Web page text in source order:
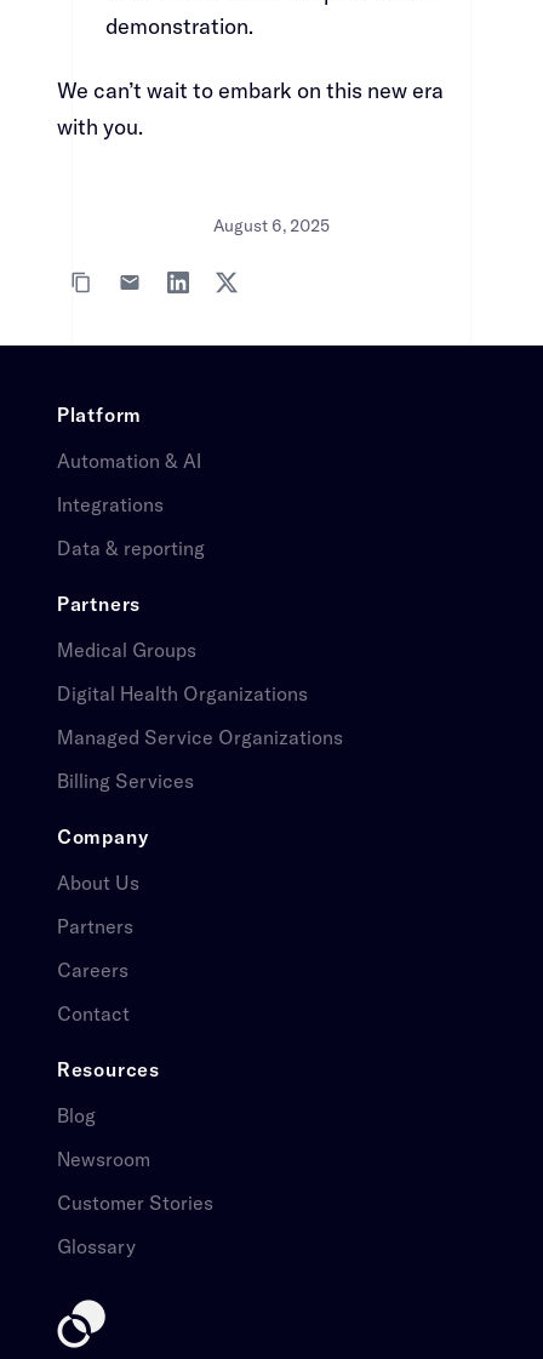
August 6, 2025
demonstration.​​​​‌ ‍ ​‍​‍‌‍ ‌ ​‍‌‍‍‌‌‍‌ ‌‍‍‌‌‍ ‍​‍​‍​ ‍‍​‍​‍‌ ​ ‌‍​‌‌‍ ‍‌‍‍‌‌ ‌​‌ ‍‌​‍ ‍‌‍‍‌‌‍ ​‍​‍​‍ ​​‍​‍‌‍‍​‌ ​‍‌‍‌‌‌‍‌‍​‍​‍​ ‍‍​‍​‍‌‍‍​‌ ‌​‌ ‌​‌ ​​​ ‍‍​‍ ​‍ ‌‍ ​‌‍ ‌‍​ ‌‍​‌‌‍ ​‌‍‍​‌‍ ‌ ​ ‌ ‌​​ ‍‍​ ​ ​ ​ ​ ​ ​ ​ ​‍ ‌‍‍‌‌‍ ‍‌ ‌​‌‍‌‌‌‍ ‍‌ ‌​​‍ ‌‍‌‌‌‍‌​‌‍‍‌‌ ‌​​‍ ‌‍ ‌‌‍ ‌‍‌​‌‍‌‌​ ‌‌ ​​‌ ​‍‌‍‌‌‌ ​ ‌‍‌‌‌‍ ‍‌ ‌​‌‍​‌‌ ‌​‌‍‍‌‌‍ ‌‍ ‍​ ‍ ‌‍‍‌‌‍‌​​ ‌​ ‌‍‌‍‌‍​ ‍​​ ​​​ ​‌‌‍‌‍​ ​‌‌‍​ ​‍ ‌‌‍​ ​ ‌‌‌‍​‌​ ​ ​‍ ‌​ ‌​​ ​​​ ‌‍​ ​​​‍ ‌​ ‍‌​ ‌‌‌‍​‌​ ​​​‍ ‌​ ‌‍​ ‌​​ ‌​​ ‌‌‌‍​‍​ ​‍​ ‌ ‌‍​‌​ ​‌​ ​‍​ ​‍‌‍​‌​ ‍ ‌ ‌​‌ ‍‌‌ ​​‌‍‌‌​ ‌‌‍​‍‌‍ ​‌‍ ‌‍‌ ‌‌​​‌‍ ‌ ​ ‌ ‌​​ ‍ ‌ ​​‌‍​‌‌ ‌​‌‍‍​​ ‌‌‍​ ‌‍ ‌‍ ‍‌ ‌​‌‍‌‌‌‍ ‍‌ ‌​​‍‌‌​ ‌‌‌​​‍‌‌ ‌‍‍ ‌‍‌‌‌ ‍‌​‍‌‌​ ​ ‌​‌​​‍‌‌​ ​ ‌​‌​​‍‌‌​ ​‍​ ​‍‌‍‌‌​ ‌​​ ‍‌​ ​‍‌‍​ ‌‍​ ‌‍‌‌‌‍​‌‌‍‌‌‌‍​ ‌‍‌‍​ ​‌​‍‌‌​ ​‍​ ​‍​‍‌‌​ ‌‌‌​‌​​‍ ‍‌‍​ ‌‍‍​‌‍‍‌‌‍ ​‌‍‌​‌ ​‍‌‍‌‌‌‍ ‍​‍‌‌​ ‌‌‌​​‍‌‌ ‌‍‍ ‌‍‌‌‌ ‍‌​‍‌‌​ ​ ‌​‌​​‍‌‌​ ​ ‌​‌​​‍‌‌​ ​‍​ ​‍‌‍​ ​ ‌‌​ ​ ‌‍‌‍‌‍‌‌‌‍​ ​ ​‌​ ‌‍‌‍‌​‌‍​‍​ ‍​‌‍‌‍​‍‌‌​ ​‍​ ​‍​‍‌‌​ ‌‌‌​‌​​‍ ‍‌ ‌​‌‍‌‌‌ ‍​‌ ‌​​ ‌‍​‍‌‍​‌‌ ​ ‌‍‌‌‌‌‌‌‌ ​‍‌‍ ​​ ‌‌‍‍​‌ ‌​‌ ‌​‌ ​​​‍‌‌​ ​ ‌​​‌​‍‌‌​ ​‍‌​‌‍​‍‌‌​ ​‍‌​‌‍‌‍ ​‌‍ ‌‍​ ‌‍​‌‌‍ ​‌‍‍​‌‍ ‌ ​ ‌ ‌​​‍‌‌​ ​ ‌​​‌​ ​ ​ ​ ​ ​ ​ ​ ​‍‌‍‌‍‍‌‌‍‌​​ ‌​ ‌‍‌‍‌‍​ ‍​​ ​​​ ​‌‌‍‌‍​ ​‌‌‍​ ​‍ ‌‌‍​ ​ ‌‌‌‍​‌​ ​ ​‍ ‌​ ‌​​ ​​​ ‌‍​ ​​​‍ ‌​ ‍‌​ ‌‌‌‍​‌​ ​​​‍ ‌​ ‌‍​ ‌​​ ‌​​ ‌‌‌‍​‍​ ​‍​ ‌ ‌‍​‌​ ​‌​ ​‍​ ​‍‌‍​‌​‍‌‍‌ ‌​‌ ‍‌‌ ​​‌‍‌‌​ ‌‌‍​‍‌‍ ​‌‍ ‌‍‌ ‌‌​​‌‍ ‌ ​ ‌ ‌​​‍‌‍‌ ​​‌‍​‌‌ ‌​‌‍‍​​ ‌‌‍​ ‌‍ ‌‍ ‍‌ ‌​‌‍‌‌‌‍ ‍‌ ‌​​‍‌‌​ ‌‌‌​​‍‌‌ ‌‍‍ ‌‍‌‌‌ ‍‌​‍‌‌​ ​ ‌​‌​​‍‌‌​ ​ ‌​‌​​‍‌‌​ ​‍​ ​‍‌‍‌‌​ ‌​​ ‍‌​ ​‍‌‍​ ‌‍​ ‌‍‌‌‌‍​‌‌‍‌‌‌‍​ ‌‍‌‍​ ​‌​‍‌‌​ ​‍​ ​‍​‍‌‌​ ‌‌‌​‌​​‍ ‍‌‍​ ‌‍‍​‌‍‍‌‌‍ ​‌‍‌​‌ ​‍‌‍‌‌‌‍ ‍​‍‌‌​ ‌‌‌​​‍‌‌ ‌‍‍ ‌‍‌‌‌ ‍‌​‍‌‌​ ​ ‌​‌​​‍‌‌​ ​ ‌​‌​​‍‌‌​ ​‍​ ​‍‌‍​ ​ ‌‌​ ​ ‌‍‌‍‌‍‌‌‌‍​ ​ ​‌​ ‌‍‌‍‌​‌‍​‍​ ‍​‌‍‌‍​‍‌‌​ ​‍​ ​‍​‍‌‌​ ‌‌‌​‌​​‍ ‍‌ ‌​‌‍‌‌‌ ‍​‌ ‌​​‍‌‍‌ ​​‌‍‌‌‌ ​‍‌ ​ ‌ ​​‌‍‌‌‌‍​ ‌ ‌​‌‍‍‌‌ ‌‍‌‍‌‌​ ‌‌ ​​‌ ‌‌‌‍​‍‌‍ ​‌‍‍‌‌ ​ ‌‍‍​‌‍‌‌‌‍‌​​‍​‍‌ ‌
We can’t wait to embark on this new era
with you.​​​​‌ ‍ ​‍​‍‌‍ ‌ ​‍‌‍‍‌‌‍‌ ‌‍‍‌‌‍ ‍​‍​‍​ ‍‍​‍​‍‌ ​ ‌‍​‌‌‍ ‍‌‍‍‌‌ ‌​‌ ‍‌​‍ ‍‌‍‍‌‌‍ ​‍​‍​‍ ​​‍​‍‌‍‍​‌ ​‍‌‍‌‌‌‍‌‍​‍​‍​ ‍‍​‍​‍‌‍‍​‌ ‌​‌ ‌​‌ ​​​ ‍‍​‍ ​‍ ‌‍ ​‌‍ ‌‍​ ‌‍​‌‌‍ ​‌‍‍​‌‍ ‌ ​ ‌ ‌​​ ‍‍​ ​ ​ ​ ​ ​ ​ ​ ​‍ ‌‍‍‌‌‍ ‍‌ ‌​‌‍‌‌‌‍ ‍‌ ‌​​‍ ‌‍‌‌‌‍‌​‌‍‍‌‌ ‌​​‍ ‌‍ ‌‌‍ ‌‍‌​‌‍‌‌​ ‌‌ ​​‌ ​‍‌‍‌‌‌ ​ ‌‍‌‌‌‍ ‍‌ ‌​‌‍​‌‌ ‌​‌‍‍‌‌‍ ‌‍ ‍​ ‍ ‌‍‍‌‌‍‌​​ ‌​ ‌‍‌‍‌‍​ ‍​​ ​​​ ​‌‌‍‌‍​ ​‌‌‍​ ​‍ ‌‌‍​ ​ ‌‌‌‍​‌​ ​ ​‍ ‌​ ‌​​ ​​​ ‌‍​ ​​​‍ ‌​ ‍‌​ ‌‌‌‍​‌​ ​​​‍ ‌​ ‌‍​ ‌​​ ‌​​ ‌‌‌‍​‍​ ​‍​ ‌ ‌‍​‌​ ​‌​ ​‍​ ​‍‌‍​‌​ ‍ ‌ ‌​‌ ‍‌‌ ​​‌‍‌‌​ ‌‌‍​‍‌‍ ​‌‍ ‌‍‌ ‌‌​​‌‍ ‌ ​ ‌ ‌​​ ‍ ‌ ​​‌‍​‌‌ ‌​‌‍‍​​ ‌‌‍​ ‌‍ ‌‍ ‍‌ ‌​‌‍‌‌‌‍ ‍‌ ‌​​‍‌‌​ ‌‌‌​​‍‌‌ ‌‍‍ ‌‍‌‌‌ ‍‌​‍‌‌​ ​ ‌​‌​​‍‌‌​ ​ ‌​‌​​‍‌‌​ ​‍​ ​‍​ ​‍‌‍‌‍‌‍‌​​ ‍​​ ‍​​ ‍‌​ ​‌​ ​​​ ​‍​ ‍​‌‍​‍​ ​‌​‍‌‌​ ​‍​ ​‍​‍‌‌​ ‌‌‌​‌​​‍ ‍‌‍​ ‌‍‍​‌‍‍‌‌‍ ​‌‍‌​‌ ​‍‌‍‌‌‌‍ ‍​‍‌‌​ ‌‌‌​​‍‌‌ ‌‍‍ ‌‍‌‌‌ ‍‌​‍‌‌​ ​ ‌​‌​​‍‌‌​ ​ ‌​‌​​‍‌‌​ ​‍​ ​‍​ ‌​‌‍‌​‌‍‌‌‌‍​ ‌‍​ ‌‍​ ‌‍​‌‌‍‌‍​ ‌‍​ ​​​ ‌‍​ ​ ​‍‌‌​ ​‍​ ​‍​‍‌‌​ ‌‌‌​‌​​‍ ‍‌ ‌​‌‍‌‌‌ ‍​‌ ‌​​ ‌‍​‍‌‍​‌‌ ​ ‌‍‌‌‌‌‌‌‌ ​‍‌‍ ​​ ‌‌‍‍​‌ ‌​‌ ‌​‌ ​​​‍‌‌​ ​ ‌​​‌​‍‌‌​ ​‍‌​‌‍​‍‌‌​ ​‍‌​‌‍‌‍ ​‌‍ ‌‍​ ‌‍​‌‌‍ ​‌‍‍​‌‍ ‌ ​ ‌ ‌​​‍‌‌​ ​ ‌​​‌​ ​ ​ ​ ​ ​ ​ ​ ​‍‌‍‌‍‍‌‌‍‌​​ ‌​ ‌‍‌‍‌‍​ ‍​​ ​​​ ​‌‌‍‌‍​ ​‌‌‍​ ​‍ ‌‌‍​ ​ ‌‌‌‍​‌​ ​ ​‍ ‌​ ‌​​ ​​​ ‌‍​ ​​​‍ ‌​ ‍‌​ ‌‌‌‍​‌​ ​​​‍ ‌​ ‌‍​ ‌​​ ‌​​ ‌‌‌‍​‍​ ​‍​ ‌ ‌‍​‌​ ​‌​ ​‍​ ​‍‌‍​‌​‍‌‍‌ ‌​‌ ‍‌‌ ​​‌‍‌‌​ ‌‌‍​‍‌‍ ​‌‍ ‌‍‌ ‌‌​​‌‍ ‌ ​ ‌ ‌​​‍‌‍‌ ​​‌‍​‌‌ ‌​‌‍‍​​ ‌‌‍​ ‌‍ ‌‍ ‍‌ ‌​‌‍‌‌‌‍ ‍‌ ‌​​‍‌‌​ ‌‌‌​​‍‌‌ ‌‍‍ ‌‍‌‌‌ ‍‌​‍‌‌​ ​ ‌​‌​​‍‌‌​ ​ ‌​‌​​‍‌‌​ ​‍​ ​‍​ ​‍‌‍‌‍‌‍‌​​ ‍​​ ‍​​ ‍‌​ ​‌​ ​​​ ​‍​ ‍​‌‍​‍​ ​‌​‍‌‌​ ​‍​ ​‍​‍‌‌​ ‌‌‌​‌​​‍ ‍‌‍​ ‌‍‍​‌‍‍‌‌‍ ​‌‍‌​‌ ​‍‌‍‌‌‌‍ ‍​‍‌‌​ ‌‌‌​​‍‌‌ ‌‍‍ ‌‍‌‌‌ ‍‌​‍‌‌​ ​ ‌​‌​​‍‌‌​ ​ ‌​‌​​‍‌‌​ ​‍​ ​‍​ ‌​‌‍‌​‌‍‌‌‌‍​ ‌‍​ ‌‍​ ‌‍​‌‌‍‌‍​ ‌‍​ ​​​ ‌‍​ ​ ​‍‌‌​ ​‍​ ​‍​‍‌‌​ ‌‌‌​‌​​‍ ‍‌ ‌​‌‍‌‌‌ ‍​‌ ‌​​‍‌‍‌ ​​‌‍‌‌‌ ​‍‌ ​ ‌ ​​‌‍‌‌‌‍​ ‌ ‌​‌‍‍‌‌ ‌‍‌‍‌‌​ ‌‌ ​​‌ ‌‌‌‍​‍‌‍ ​‌‍‍‌‌ ​ ‌‍‍​‌‍‌‌‌‍‌​​‍​‍‌ ‌
Platform​​​​‌ ‍ ​‍​‍‌‍ ‌ ​‍‌‍‍‌‌‍‌ ‌‍‍‌‌‍ ‍​‍​‍​ ‍‍​‍​‍‌ ​ ‌‍​‌‌‍ ‍‌‍‍‌‌ ‌​‌ ‍‌​‍ ‍‌‍‍‌‌‍ ​‍​‍​‍ ​​‍​‍‌‍‍​‌ ​‍‌‍‌‌‌‍‌‍​‍​‍​ ‍‍​‍​‍‌‍‍​‌ ‌​‌ ‌​‌ ​​​ ‍‍​‍ ​‍ ‌‍ ​‌‍ ‌‍​ ‌‍​‌‌‍ ​‌‍‍​‌‍ ‌ ​ ‌ ‌​​ ‍‍​ ​ ​ ​ ​ ​ ​ ​ ​‍ ‌‍‍‌‌‍ ‍‌ ‌​‌‍‌‌‌‍ ‍‌ ‌​​‍ ‌‍‌‌‌‍‌​‌‍‍‌‌ ‌​​‍ ‌‍ ‌‌‍ ‌‍‌​‌‍‌‌​ ‌‌ ​​‌ ​‍‌‍‌‌‌ ​ ‌‍‌‌‌‍ ‍‌ ‌​‌‍​‌‌ ‌​‌‍‍‌‌‍ ‌‍ ‍​ ‍ ‌‍‍‌‌‍‌​​ ‌​ ​​‌‍‌​‌‍‌‍​ ‍​​ ​‌​ ‍‌​ ​​​ ‍‌​‍ ‌​ ‍​‌‍​‍​ ​​‌‍‌‍​‍ ‌​ ‌​​ ‍‌​ ​‍​ ‌​​‍ ‌‌‍​‌​ ​​​ ‌​​ ​ ​‍ ‌​ ​‍‌‍‌​‌‍‌‍​ ​​​ ​​​ ‌ ​ ‌​​ ​​‌‍​ ​ ‍​​ ‍​​ ​‍​ ‍ ‌ ‌​‌ ‍‌‌ ​​‌‍‌‌​ ‌‌ ​ ‌‍‍‌‌ ‌​‌‍‌‌‌​‌‍‌‍ ‌‍ ‌ ‌​‌‍‌‌‌ ​‍​ ‍ ‌ ​​‌‍​‌‌ ‌​‌‍‍​​ ‌‌‍ ​‌‍‍‌‌‍ ‍‌‍‍ ‌​​ ‌‍ ‌‍ ​‌ ‌‌‌‍ ‌‌‍ ‍‌ ​ ​‍‌‌​ ‌‌‌​​‍‌‌ ‌‍‍ ‌‍‌‌‌ ‍‌​‍‌‌​ ​ ‌​‌​​‍‌‌​ ​ ‌​‌​​‍‌‌​ ​‍​ ​‍​ ‌​‌‍‌​​ ‌​​ ​​​ ‌‍‌‍‌​​ ​​‌‍​‍​ ​‍​ ​‌‌‍​‍​ ‌ ​‍‌‌​ ​‍​ ​‍​‍‌‌​ ‌‌‌​‌​​‍ ‍‌‍‍​‌‍‌‌‌‍​‌‌‍‌​‌‍‍‌‌‍ ‍‌‍‌ ​ ‌‍​‍‌‍​‌‌ ​ ‌‍‌‌‌‌‌‌‌ ​‍‌‍ ​​ ‌‌‍‍​‌ ‌​‌ ‌​‌ ​​​‍‌‌​ ​ ‌​​‌​‍‌‌​ ​‍‌​‌‍​‍‌‌​ ​‍‌​‌‍‌‍ ​‌‍ ‌‍​ ‌‍​‌‌‍ ​‌‍‍​‌‍ ‌ ​ ‌ ‌​​‍‌‌​ ​ ‌​​‌​ ​ ​ ​ ​ ​ ​ ​ ​‍‌‍‌‍‍‌‌‍‌​​ ‌​ ​​‌‍‌​‌‍‌‍​ ‍​​ ​‌​ ‍‌​ ​​​ ‍‌​‍ ‌​ ‍​‌‍​‍​ ​​‌‍‌‍​‍ ‌​ ‌​​ ‍‌​ ​‍​ ‌​​‍ ‌‌‍​‌​ ​​​ ‌​​ ​ ​‍ ‌​ ​‍‌‍‌​‌‍‌‍​ ​​​ ​​​ ‌ ​ ‌​​ ​​‌‍​ ​ ‍​​ ‍​​ ​‍​‍‌‍‌ ‌​‌ ‍‌‌ ​​‌‍‌‌​ ‌‌ ​ ‌‍‍‌‌ ‌​‌‍‌‌‌​‌‍‌‍ ‌‍ ‌ ‌​‌‍‌‌‌ ​‍​‍‌‍‌ ​​‌‍​‌‌ ‌​‌‍‍​​ ‌‌‍ ​‌‍‍‌‌‍ ‍‌‍‍ ‌​​ ‌‍ ‌‍ ​‌ ‌‌‌‍ ‌‌‍ ‍‌ ​ ​‍‌‌​ ‌‌‌​​‍‌‌ ‌‍‍ ‌‍‌‌‌ ‍‌​‍‌‌​ ​ ‌​‌​​‍‌‌​ ​ ‌​‌​​‍‌‌​ ​‍​ ​‍​ ‌​‌‍‌​​ ‌​​ ​​​ ‌‍‌‍‌​​ ​​‌‍​‍​ ​‍​ ​‌‌‍​‍​ ‌ ​‍‌‌​ ​‍​ ​‍​‍‌‌​ ‌‌‌​‌​​‍ ‍‌‍‍​‌‍‌‌‌‍​‌‌‍‌​‌‍‍‌‌‍ ‍‌‍‌ ​‍‌‍‌ ​​‌‍‌‌‌ ​‍‌ ​ ‌ ​​‌‍‌‌‌‍​ ‌ ‌​‌‍‍‌‌ ‌‍‌‍‌‌​ ‌‌ ​​‌ ‌‌‌‍​‍‌‍ ​‌‍‍‌‌ ​ ‌‍‍​‌‍‌‌‌‍‌​​‍​‍‌ ‌
Automation & AI​​​​‌ ‍ ​‍​‍‌‍ ‌ ​‍‌‍‍‌‌‍‌ ‌‍‍‌‌‍ ‍​‍​‍​ ‍‍​‍​‍‌ ​ ‌‍​‌‌‍ ‍‌‍‍‌‌ ‌​‌ ‍‌​‍ ‍‌‍‍‌‌‍ ​‍​‍​‍ ​​‍​‍‌‍‍​‌ ​‍‌‍‌‌‌‍‌‍​‍​‍​ ‍‍​‍​‍‌‍‍​‌ ‌​‌ ‌​‌ ​​​ ‍‍​‍ ​‍ ‌‍ ​‌‍ ‌‍​ ‌‍​‌‌‍ ​‌‍‍​‌‍ ‌ ​ ‌ ‌​​ ‍‍​ ​ ​ ​ ​ ​ ​ ​ ​‍ ‌‍‍‌‌‍ ‍‌ ‌​‌‍‌‌‌‍ ‍‌ ‌​​‍ ‌‍‌‌‌‍‌​‌‍‍‌‌ ‌​​‍ ‌‍ ‌‌‍ ‌‍‌​‌‍‌‌​ ‌‌ ​​‌ ​‍‌‍‌‌‌ ​ ‌‍‌‌‌‍ ‍‌ ‌​‌‍​‌‌ ‌​‌‍‍‌‌‍ ‌‍ ‍​ ‍ ‌‍‍‌‌‍‌​​ ‌​ ​​‌‍‌​‌‍‌‍​ ‍​​ ​‌​ ‍‌​ ​​​ ‍‌​‍ ‌​ ‍​‌‍​‍​ ​​‌‍‌‍​‍ ‌​ ‌​​ ‍‌​ ​‍​ ‌​​‍ ‌‌‍​‌​ ​​​ ‌​​ ​ ​‍ ‌​ ​‍‌‍‌​‌‍‌‍​ ​​​ ​​​ ‌ ​ ‌​​ ​​‌‍​ ​ ‍​​ ‍​​ ​‍​ ‍ ‌ ‌​‌ ‍‌‌ ​​‌‍‌‌​ ‌‌ ​ ‌‍‍‌‌ ‌​‌‍‌‌‌​‌‍‌‍ ‌‍ ‌ ‌​‌‍‌‌‌ ​‍​ ‍ ‌ ​​‌‍​‌‌ ‌​‌‍‍​​ ‌‌‍ ​‌‍‍‌‌‍ ‍‌‍‍ ‌​​ ‌‍ ‌‍ ​‌ ‌‌‌‍ ‌‌‍ ‍‌ ​ ​‍‌‌​ ‌‌‌​​‍‌‌ ‌‍‍ ‌‍‌‌‌ ‍‌​‍‌‌​ ​ ‌​‌​​‍‌‌​ ​ ‌​‌​​‍‌‌​ ​‍​ ​‍​ ‌​‌‍‌​​ ‌​​ ​​​ ‌‍‌‍‌​​ ​​‌‍​‍​ ​‍​ ​‌‌‍​‍​ ‌ ​‍‌‌​ ​‍​ ​‍​‍‌‌​ ‌‌‌​‌​​‍ ‍‌‍ ​‌‍‍‌‌‍ ‍‌‍‍ ‌ ​ ​‍‌‌​ ‌‌‌​​‍‌‌ ‌‍‍ ‌‍‌‌‌ ‍‌​‍‌‌​ ​ ‌​‌​​‍‌‌​ ​ ‌​‌​​‍‌‌​ ​‍​ ​‍‌‍‌​​ ‍​​ ​‍‌‍​‍‌‍​‌‌‍​ ​ ​​‌‍​ ​ ​‍‌‍​‍‌‍​‍​ ‌‍​‍‌‌​ ​‍​ ​‍​‍‌‌​ ‌‌‌​‌​​‍ ‍‌‍ ​‌‍​‌‌‍​‍‌‍‌‌‌‍ ​​ ‌‍​‍‌‍​‌‌ ​ ‌‍‌‌‌‌‌‌‌ ​‍‌‍ ​​ ‌‌‍‍​‌ ‌​‌ ‌​‌ ​​​‍‌‌​ ​ ‌​​‌​‍‌‌​ ​‍‌​‌‍​‍‌‌​ ​‍‌​‌‍‌‍ ​‌‍ ‌‍​ ‌‍​‌‌‍ ​‌‍‍​‌‍ ‌ ​ ‌ ‌​​‍‌‌​ ​ ‌​​‌​ ​ ​ ​ ​ ​ ​ ​ ​‍‌‍‌‍‍‌‌‍‌​​ ‌​ ​​‌‍‌​‌‍‌‍​ ‍​​ ​‌​ ‍‌​ ​​​ ‍‌​‍ ‌​ ‍​‌‍​‍​ ​​‌‍‌‍​‍ ‌​ ‌​​ ‍‌​ ​‍​ ‌​​‍ ‌‌‍​‌​ ​​​ ‌​​ ​ ​‍ ‌​ ​‍‌‍‌​‌‍‌‍​ ​​​ ​​​ ‌ ​ ‌​​ ​​‌‍​ ​ ‍​​ ‍​​ ​‍​‍‌‍‌ ‌​‌ ‍‌‌ ​​‌‍‌‌​ ‌‌ ​ ‌‍‍‌‌ ‌​‌‍‌‌‌​‌‍‌‍ ‌‍ ‌ ‌​‌‍‌‌‌ ​‍​‍‌‍‌ ​​‌‍​‌‌ ‌​‌‍‍​​ ‌‌‍ ​‌‍‍‌‌‍ ‍‌‍‍ ‌​​ ‌‍ ‌‍ ​‌ ‌‌‌‍ ‌‌‍ ‍‌ ​ ​‍‌‌​ ‌‌‌​​‍‌‌ ‌‍‍ ‌‍‌‌‌ ‍‌​‍‌‌​ ​ ‌​‌​​‍‌‌​ ​ ‌​‌​​‍‌‌​ ​‍​ ​‍​ ‌​‌‍‌​​ ‌​​ ​​​ ‌‍‌‍‌​​ ​​‌‍​‍​ ​‍​ ​‌‌‍​‍​ ‌ ​‍‌‌​ ​‍​ ​‍​‍‌‌​ ‌‌‌​‌​​‍ ‍‌‍ ​‌‍‍‌‌‍ ‍‌‍‍ ‌ ​ ​‍‌‌​ ‌‌‌​​‍‌‌ ‌‍‍ ‌‍‌‌‌ ‍‌​‍‌‌​ ​ ‌​‌​​‍‌‌​ ​ ‌​‌​​‍‌‌​ ​‍​ ​‍‌‍‌​​ ‍​​ ​‍‌‍​‍‌‍​‌‌‍​ ​ ​​‌‍​ ​ ​‍‌‍​‍‌‍​‍​ ‌‍​‍‌‌​ ​‍​ ​‍​‍‌‌​ ‌‌‌​‌​​‍ ‍‌‍ ​‌‍​‌‌‍​‍‌‍‌‌‌‍ ​​‍‌‍‌ ​​‌‍‌‌‌ ​‍‌ ​ ‌ ​​‌‍‌‌‌‍​ ‌ ‌​‌‍‍‌‌ ‌‍‌‍‌‌​ ‌‌ ​​‌ ‌‌‌‍​‍‌‍ ​‌‍‍‌‌ ​ ‌‍‍​‌‍‌‌‌‍‌​​‍​‍‌ ‌
Integrations​​​​‌ ‍ ​‍​‍‌‍ ‌ ​‍‌‍‍‌‌‍‌ ‌‍‍‌‌‍ ‍​‍​‍​ ‍‍​‍​‍‌ ​ ‌‍​‌‌‍ ‍‌‍‍‌‌ ‌​‌ ‍‌​‍ ‍‌‍‍‌‌‍ ​‍​‍​‍ ​​‍​‍‌‍‍​‌ ​‍‌‍‌‌‌‍‌‍​‍​‍​ ‍‍​‍​‍‌‍‍​‌ ‌​‌ ‌​‌ ​​​ ‍‍​‍ ​‍ ‌‍ ​‌‍ ‌‍​ ‌‍​‌‌‍ ​‌‍‍​‌‍ ‌ ​ ‌ ‌​​ ‍‍​ ​ ​ ​ ​ ​ ​ ​ ​‍ ‌‍‍‌‌‍ ‍‌ ‌​‌‍‌‌‌‍ ‍‌ ‌​​‍ ‌‍‌‌‌‍‌​‌‍‍‌‌ ‌​​‍ ‌‍ ‌‌‍ ‌‍‌​‌‍‌‌​ ‌‌ ​​‌ ​‍‌‍‌‌‌ ​ ‌‍‌‌‌‍ ‍‌ ‌​‌‍​‌‌ ‌​‌‍‍‌‌‍ ‌‍ ‍​ ‍ ‌‍‍‌‌‍‌​​ ‌​ ​​‌‍‌​‌‍‌‍​ ‍​​ ​‌​ ‍‌​ ​​​ ‍‌​‍ ‌​ ‍​‌‍​‍​ ​​‌‍‌‍​‍ ‌​ ‌​​ ‍‌​ ​‍​ ‌​​‍ ‌‌‍​‌​ ​​​ ‌​​ ​ ​‍ ‌​ ​‍‌‍‌​‌‍‌‍​ ​​​ ​​​ ‌ ​ ‌​​ ​​‌‍​ ​ ‍​​ ‍​​ ​‍​ ‍ ‌ ‌​‌ ‍‌‌ ​​‌‍‌‌​ ‌‌ ​ ‌‍‍‌‌ ‌​‌‍‌‌‌​‌‍‌‍ ‌‍ ‌ ‌​‌‍‌‌‌ ​‍​ ‍ ‌ ​​‌‍​‌‌ ‌​‌‍‍​​ ‌‌‍ ​‌‍‍‌‌‍ ‍‌‍‍ ‌​​ ‌‍ ‌‍ ​‌ ‌‌‌‍ ‌‌‍ ‍‌ ​ ​‍‌‌​ ‌‌‌​​‍‌‌ ‌‍‍ ‌‍‌‌‌ ‍‌​‍‌‌​ ​ ‌​‌​​‍‌‌​ ​ ‌​‌​​‍‌‌​ ​‍​ ​‍​ ‌​‌‍‌​​ ‌​​ ​​​ ‌‍‌‍‌​​ ​​‌‍​‍​ ​‍​ ​‌‌‍​‍​ ‌ ​‍‌‌​ ​‍​ ​‍​‍‌‌​ ‌‌‌​‌​​‍ ‍‌‍ ​‌‍‍‌‌‍ ‍‌‍‍ ‌ ​ ​‍‌‌​ ‌‌‌​​‍‌‌ ‌‍‍ ‌‍‌‌‌ ‍‌​‍‌‌​ ​ ‌​‌​​‍‌‌​ ​ ‌​‌​​‍‌‌​ ​‍​ ​‍‌‍​ ‌‍‌​​ ​​​ ‌‌​ ​‌​ ‌​‌‍‌‌‌‍​‌‌‍‌‍​ ‌‍‌‍​‍​ ​ ‌‍‌‌​ ‍​‌‍‌‌‌‍‌​​ ‌‍​ ​ ‌‍​‍​ ‌​​ ‌ ​ ‌​‌‍‌​‌‍‌‌‌‍​‍​ ‌‍‌‍‌​​ ‍‌​ ‍‌​ ‌‌‌‍‌‌​ ​‍​‍‌‌​ ​‍​ ​‍​‍‌‌​ ‌‌‌​‌​​‍ ‍‌‍ ​‌‍​‌‌‍​‍‌‍‌‌‌‍ ​​ ‌‍​‍‌‍​‌‌ ​ ‌‍‌‌‌‌‌‌‌ ​‍‌‍ ​​ ‌‌‍‍​‌ ‌​‌ ‌​‌ ​​​‍‌‌​ ​ ‌​​‌​‍‌‌​ ​‍‌​‌‍​‍‌‌​ ​‍‌​‌‍‌‍ ​‌‍ ‌‍​ ‌‍​‌‌‍ ​‌‍‍​‌‍ ‌ ​ ‌ ‌​​‍‌‌​ ​ ‌​​‌​ ​ ​ ​ ​ ​ ​ ​ ​‍‌‍‌‍‍‌‌‍‌​​ ‌​ ​​‌‍‌​‌‍‌‍​ ‍​​ ​‌​ ‍‌​ ​​​ ‍‌​‍ ‌​ ‍​‌‍​‍​ ​​‌‍‌‍​‍ ‌​ ‌​​ ‍‌​ ​‍​ ‌​​‍ ‌‌‍​‌​ ​​​ ‌​​ ​ ​‍ ‌​ ​‍‌‍‌​‌‍‌‍​ ​​​ ​​​ ‌ ​ ‌​​ ​​‌‍​ ​ ‍​​ ‍​​ ​‍​‍‌‍‌ ‌​‌ ‍‌‌ ​​‌‍‌‌​ ‌‌ ​ ‌‍‍‌‌ ‌​‌‍‌‌‌​‌‍‌‍ ‌‍ ‌ ‌​‌‍‌‌‌ ​‍​‍‌‍‌ ​​‌‍​‌‌ ‌​‌‍‍​​ ‌‌‍ ​‌‍‍‌‌‍ ‍‌‍‍ ‌​​ ‌‍ ‌‍ ​‌ ‌‌‌‍ ‌‌‍ ‍‌ ​ ​‍‌‌​ ‌‌‌​​‍‌‌ ‌‍‍ ‌‍‌‌‌ ‍‌​‍‌‌​ ​ ‌​‌​​‍‌‌​ ​ ‌​‌​​‍‌‌​ ​‍​ ​‍​ ‌​‌‍‌​​ ‌​​ ​​​ ‌‍‌‍‌​​ ​​‌‍​‍​ ​‍​ ​‌‌‍​‍​ ‌ ​‍‌‌​ ​‍​ ​‍​‍‌‌​ ‌‌‌​‌​​‍ ‍‌‍ ​‌‍‍‌‌‍ ‍‌‍‍ ‌ ​ ​‍‌‌​ ‌‌‌​​‍‌‌ ‌‍‍ ‌‍‌‌‌ ‍‌​‍‌‌​ ​ ‌​‌​​‍‌‌​ ​ ‌​‌​​‍‌‌​ ​‍​ ​‍‌‍​ ‌‍‌​​ ​​​ ‌‌​ ​‌​ ‌​‌‍‌‌‌‍​‌‌‍‌‍​ ‌‍‌‍​‍​ ​ ‌‍‌‌​ ‍​‌‍‌‌‌‍‌​​ ‌‍​ ​ ‌‍​‍​ ‌​​ ‌ ​ ‌​‌‍‌​‌‍‌‌‌‍​‍​ ‌‍‌‍‌​​ ‍‌​ ‍‌​ ‌‌‌‍‌‌​ ​‍​‍‌‌​ ​‍​ ​‍​‍‌‌​ ‌‌‌​‌​​‍ ‍‌‍ ​‌‍​‌‌‍​‍‌‍‌‌‌‍ ​​‍‌‍‌ ​​‌‍‌‌‌ ​‍‌ ​ ‌ ​​‌‍‌‌‌‍​ ‌ ‌​‌‍‍‌‌ ‌‍‌‍‌‌​ ‌‌ ​​‌ ‌‌‌‍​‍‌‍ ​‌‍‍‌‌ ​ ‌‍‍​‌‍‌‌‌‍‌​​‍​‍‌ ‌
Data & reporting​​​​‌ ‍ ​‍​‍‌‍ ‌ ​‍‌‍‍‌‌‍‌ ‌‍‍‌‌‍ ‍​‍​‍​ ‍‍​‍​‍‌ ​ ‌‍​‌‌‍ ‍‌‍‍‌‌ ‌​‌ ‍‌​‍ ‍‌‍‍‌‌‍ ​‍​‍​‍ ​​‍​‍‌‍‍​‌ ​‍‌‍‌‌‌‍‌‍​‍​‍​ ‍‍​‍​‍‌‍‍​‌ ‌​‌ ‌​‌ ​​​ ‍‍​‍ ​‍ ‌‍ ​‌‍ ‌‍​ ‌‍​‌‌‍ ​‌‍‍​‌‍ ‌ ​ ‌ ‌​​ ‍‍​ ​ ​ ​ ​ ​ ​ ​ ​‍ ‌‍‍‌‌‍ ‍‌ ‌​‌‍‌‌‌‍ ‍‌ ‌​​‍ ‌‍‌‌‌‍‌​‌‍‍‌‌ ‌​​‍ ‌‍ ‌‌‍ ‌‍‌​‌‍‌‌​ ‌‌ ​​‌ ​‍‌‍‌‌‌ ​ ‌‍‌‌‌‍ ‍‌ ‌​‌‍​‌‌ ‌​‌‍‍‌‌‍ ‌‍ ‍​ ‍ ‌‍‍‌‌‍‌​​ ‌​ ​​‌‍‌​‌‍‌‍​ ‍​​ ​‌​ ‍‌​ ​​​ ‍‌​‍ ‌​ ‍​‌‍​‍​ ​​‌‍‌‍​‍ ‌​ ‌​​ ‍‌​ ​‍​ ‌​​‍ ‌‌‍​‌​ ​​​ ‌​​ ​ ​‍ ‌​ ​‍‌‍‌​‌‍‌‍​ ​​​ ​​​ ‌ ​ ‌​​ ​​‌‍​ ​ ‍​​ ‍​​ ​‍​ ‍ ‌ ‌​‌ ‍‌‌ ​​‌‍‌‌​ ‌‌ ​ ‌‍‍‌‌ ‌​‌‍‌‌‌​‌‍‌‍ ‌‍ ‌ ‌​‌‍‌‌‌ ​‍​ ‍ ‌ ​​‌‍​‌‌ ‌​‌‍‍​​ ‌‌‍ ​‌‍‍‌‌‍ ‍‌‍‍ ‌​​ ‌‍ ‌‍ ​‌ ‌‌‌‍ ‌‌‍ ‍‌ ​ ​‍‌‌​ ‌‌‌​​‍‌‌ ‌‍‍ ‌‍‌‌‌ ‍‌​‍‌‌​ ​ ‌​‌​​‍‌‌​ ​ ‌​‌​​‍‌‌​ ​‍​ ​‍​ ‌​‌‍‌​​ ‌​​ ​​​ ‌‍‌‍‌​​ ​​‌‍​‍​ ​‍​ ​‌‌‍​‍​ ‌ ​‍‌‌​ ​‍​ ​‍​‍‌‌​ ‌‌‌​‌​​‍ ‍‌‍ ​‌‍‍‌‌‍ ‍‌‍‍ ‌ ​ ​‍‌‌​ ‌‌‌​​‍‌‌ ‌‍‍ ‌‍‌‌‌ ‍‌​‍‌‌​ ​ ‌​‌​​‍‌‌​ ​ ‌​‌​​‍‌‌​ ​‍​ ​‍​ ‍​​ ​ ​ ‌​‌‍​‌‌‍‌​‌‍‌‌​ ​ ​ ​‌​ ‌ ‌‍​‍​ ​​​ ‍‌​ ​ ​ ​​​ ​​‌‍​‍‌‍​‌​ ‍​​ ​​​ ‍​‌‍​ ​ ‌‍‌‍‌​‌‍​‍‌‍​‍​ ‌‌‌‍‌​​ ​ ​ ‌‍‌‍​‌​ ‌‌​ ​ ​‍‌‌​ ​‍​ ​‍​‍‌‌​ ‌‌‌​‌​​‍ ‍‌‍ ​‌‍​‌‌‍​‍‌‍‌‌‌‍ ​​ ‌‍​‍‌‍​‌‌ ​ ‌‍‌‌‌‌‌‌‌ ​‍‌‍ ​​ ‌‌‍‍​‌ ‌​‌ ‌​‌ ​​​‍‌‌​ ​ ‌​​‌​‍‌‌​ ​‍‌​‌‍​‍‌‌​ ​‍‌​‌‍‌‍ ​‌‍ ‌‍​ ‌‍​‌‌‍ ​‌‍‍​‌‍ ‌ ​ ‌ ‌​​‍‌‌​ ​ ‌​​‌​ ​ ​ ​ ​ ​ ​ ​ ​‍‌‍‌‍‍‌‌‍‌​​ ‌​ ​​‌‍‌​‌‍‌‍​ ‍​​ ​‌​ ‍‌​ ​​​ ‍‌​‍ ‌​ ‍​‌‍​‍​ ​​‌‍‌‍​‍ ‌​ ‌​​ ‍‌​ ​‍​ ‌​​‍ ‌‌‍​‌​ ​​​ ‌​​ ​ ​‍ ‌​ ​‍‌‍‌​‌‍‌‍​ ​​​ ​​​ ‌ ​ ‌​​ ​​‌‍​ ​ ‍​​ ‍​​ ​‍​‍‌‍‌ ‌​‌ ‍‌‌ ​​‌‍‌‌​ ‌‌ ​ ‌‍‍‌‌ ‌​‌‍‌‌‌​‌‍‌‍ ‌‍ ‌ ‌​‌‍‌‌‌ ​‍​‍‌‍‌ ​​‌‍​‌‌ ‌​‌‍‍​​ ‌‌‍ ​‌‍‍‌‌‍ ‍‌‍‍ ‌​​ ‌‍ ‌‍ ​‌ ‌‌‌‍ ‌‌‍ ‍‌ ​ ​‍‌‌​ ‌‌‌​​‍‌‌ ‌‍‍ ‌‍‌‌‌ ‍‌​‍‌‌​ ​ ‌​‌​​‍‌‌​ ​ ‌​‌​​‍‌‌​ ​‍​ ​‍​ ‌​‌‍‌​​ ‌​​ ​​​ ‌‍‌‍‌​​ ​​‌‍​‍​ ​‍​ ​‌‌‍​‍​ ‌ ​‍‌‌​ ​‍​ ​‍​‍‌‌​ ‌‌‌​‌​​‍ ‍‌‍ ​‌‍‍‌‌‍ ‍‌‍‍ ‌ ​ ​‍‌‌​ ‌‌‌​​‍‌‌ ‌‍‍ ‌‍‌‌‌ ‍‌​‍‌‌​ ​ ‌​‌​​‍‌‌​ ​ ‌​‌​​‍‌‌​ ​‍​ ​‍​ ‍​​ ​ ​ ‌​‌‍​‌‌‍‌​‌‍‌‌​ ​ ​ ​‌​ ‌ ‌‍​‍​ ​​​ ‍‌​ ​ ​ ​​​ ​​‌‍​‍‌‍​‌​ ‍​​ ​​​ ‍​‌‍​ ​ ‌‍‌‍‌​‌‍​‍‌‍​‍​ ‌‌‌‍‌​​ ​ ​ ‌‍‌‍​‌​ ‌‌​ ​ ​‍‌‌​ ​‍​ ​‍​‍‌‌​ ‌‌‌​‌​​‍ ‍‌‍ ​‌‍​‌‌‍​‍‌‍‌‌‌‍ ​​‍‌‍‌ ​​‌‍‌‌‌ ​‍‌ ​ ‌ ​​‌‍‌‌‌‍​ ‌ ‌​‌‍‍‌‌ ‌‍‌‍‌‌​ ‌‌ ​​‌ ‌‌‌‍​‍‌‍ ​‌‍‍‌‌ ​ ‌‍‍​‌‍‌‌‌‍‌​​‍​‍‌ ‌
Partners​​​​‌ ‍ ​‍​‍‌‍ ‌ ​‍‌‍‍‌‌‍‌ ‌‍‍‌‌‍ ‍​‍​‍​ ‍‍​‍​‍‌ ​ ‌‍​‌‌‍ ‍‌‍‍‌‌ ‌​‌ ‍‌​‍ ‍‌‍‍‌‌‍ ​‍​‍​‍ ​​‍​‍‌‍‍​‌ ​‍‌‍‌‌‌‍‌‍​‍​‍​ ‍‍​‍​‍‌‍‍​‌ ‌​‌ ‌​‌ ​​​ ‍‍​‍ ​‍ ‌‍ ​‌‍ ‌‍​ ‌‍​‌‌‍ ​‌‍‍​‌‍ ‌ ​ ‌ ‌​​ ‍‍​ ​ ​ ​ ​ ​ ​ ​ ​‍ ‌‍‍‌‌‍ ‍‌ ‌​‌‍‌‌‌‍ ‍‌ ‌​​‍ ‌‍‌‌‌‍‌​‌‍‍‌‌ ‌​​‍ ‌‍ ‌‌‍ ‌‍‌​‌‍‌‌​ ‌‌ ​​‌ ​‍‌‍‌‌‌ ​ ‌‍‌‌‌‍ ‍‌ ‌​‌‍​‌‌ ‌​‌‍‍‌‌‍ ‌‍ ‍​ ‍ ‌‍‍‌‌‍‌​​ ‌​ ​​‌‍‌​‌‍‌‍​ ‍​​ ​‌​ ‍‌​ ​​​ ‍‌​‍ ‌​ ‍​‌‍​‍​ ​​‌‍‌‍​‍ ‌​ ‌​​ ‍‌​ ​‍​ ‌​​‍ ‌‌‍​‌​ ​​​ ‌​​ ​ ​‍ ‌​ ​‍‌‍‌​‌‍‌‍​ ​​​ ​​​ ‌ ​ ‌​​ ​​‌‍​ ​ ‍​​ ‍​​ ​‍​ ‍ ‌ ‌​‌ ‍‌‌ ​​‌‍‌‌​ ‌‌ ​ ‌‍‍‌‌ ‌​‌‍‌‌‌​‌‍‌‍ ‌‍ ‌ ‌​‌‍‌‌‌ ​‍​ ‍ ‌ ​​‌‍​‌‌ ‌​‌‍‍​​ ‌‌‍ ​‌‍‍‌‌‍ ‍‌‍‍ ‌​​ ‌‍ ‌‍ ​‌ ‌‌‌‍ ‌‌‍ ‍‌ ​ ​‍‌‌​ ‌‌‌​​‍‌‌ ‌‍‍ ‌‍‌‌‌ ‍‌​‍‌‌​ ​ ‌​‌​​‍‌‌​ ​ ‌​‌​​‍‌‌​ ​‍​ ​‍​ ‍​​ ​‌​ ‌‌​ ​‍​ ​ ​ ​‌​ ‌ ​ ‌‌‌‍​ ​ ‍‌​ ‌‌​ ‌‌​‍‌‌​ ​‍​ ​‍​‍‌‌​ ‌‌‌​‌​​‍ ‍‌‍‍​‌‍‌‌‌‍​‌‌‍‌​‌‍‍‌‌‍ ‍‌‍‌ ​ ‌‍​‍‌‍​‌‌ ​ ‌‍‌‌‌‌‌‌‌ ​‍‌‍ ​​ ‌‌‍‍​‌ ‌​‌ ‌​‌ ​​​‍‌‌​ ​ ‌​​‌​‍‌‌​ ​‍‌​‌‍​‍‌‌​ ​‍‌​‌‍‌‍ ​‌‍ ‌‍​ ‌‍​‌‌‍ ​‌‍‍​‌‍ ‌ ​ ‌ ‌​​‍‌‌​ ​ ‌​​‌​ ​ ​ ​ ​ ​ ​ ​ ​‍‌‍‌‍‍‌‌‍‌​​ ‌​ ​​‌‍‌​‌‍‌‍​ ‍​​ ​‌​ ‍‌​ ​​​ ‍‌​‍ ‌​ ‍​‌‍​‍​ ​​‌‍‌‍​‍ ‌​ ‌​​ ‍‌​ ​‍​ ‌​​‍ ‌‌‍​‌​ ​​​ ‌​​ ​ ​‍ ‌​ ​‍‌‍‌​‌‍‌‍​ ​​​ ​​​ ‌ ​ ‌​​ ​​‌‍​ ​ ‍​​ ‍​​ ​‍​‍‌‍‌ ‌​‌ ‍‌‌ ​​‌‍‌‌​ ‌‌ ​ ‌‍‍‌‌ ‌​‌‍‌‌‌​‌‍‌‍ ‌‍ ‌ ‌​‌‍‌‌‌ ​‍​‍‌‍‌ ​​‌‍​‌‌ ‌​‌‍‍​​ ‌‌‍ ​‌‍‍‌‌‍ ‍‌‍‍ ‌​​ ‌‍ ‌‍ ​‌ ‌‌‌‍ ‌‌‍ ‍‌ ​ ​‍‌‌​ ‌‌‌​​‍‌‌ ‌‍‍ ‌‍‌‌‌ ‍‌​‍‌‌​ ​ ‌​‌​​‍‌‌​ ​ ‌​‌​​‍‌‌​ ​‍​ ​‍​ ‍​​ ​‌​ ‌‌​ ​‍​ ​ ​ ​‌​ ‌ ​ ‌‌‌‍​ ​ ‍‌​ ‌‌​ ‌‌​‍‌‌​ ​‍​ ​‍​‍‌‌​ ‌‌‌​‌​​‍ ‍‌‍‍​‌‍‌‌‌‍​‌‌‍‌​‌‍‍‌‌‍ ‍‌‍‌ ​‍‌‍‌ ​​‌‍‌‌‌ ​‍‌ ​ ‌ ​​‌‍‌‌‌‍​ ‌ ‌​‌‍‍‌‌ ‌‍‌‍‌‌​ ‌‌ ​​‌ ‌‌‌‍​‍‌‍ ​‌‍‍‌‌ ​ ‌‍‍​‌‍‌‌‌‍‌​​‍​‍‌ ‌
Medical Groups​​​​‌ ‍ ​‍​‍‌‍ ‌ ​‍‌‍‍‌‌‍‌ ‌‍‍‌‌‍ ‍​‍​‍​ ‍‍​‍​‍‌ ​ ‌‍​‌‌‍ ‍‌‍‍‌‌ ‌​‌ ‍‌​‍ ‍‌‍‍‌‌‍ ​‍​‍​‍ ​​‍​‍‌‍‍​‌ ​‍‌‍‌‌‌‍‌‍​‍​‍​ ‍‍​‍​‍‌‍‍​‌ ‌​‌ ‌​‌ ​​​ ‍‍​‍ ​‍ ‌‍ ​‌‍ ‌‍​ ‌‍​‌‌‍ ​‌‍‍​‌‍ ‌ ​ ‌ ‌​​ ‍‍​ ​ ​ ​ ​ ​ ​ ​ ​‍ ‌‍‍‌‌‍ ‍‌ ‌​‌‍‌‌‌‍ ‍‌ ‌​​‍ ‌‍‌‌‌‍‌​‌‍‍‌‌ ‌​​‍ ‌‍ ‌‌‍ ‌‍‌​‌‍‌‌​ ‌‌ ​​‌ ​‍‌‍‌‌‌ ​ ‌‍‌‌‌‍ ‍‌ ‌​‌‍​‌‌ ‌​‌‍‍‌‌‍ ‌‍ ‍​ ‍ ‌‍‍‌‌‍‌​​ ‌​ ​​‌‍‌​‌‍‌‍​ ‍​​ ​‌​ ‍‌​ ​​​ ‍‌​‍ ‌​ ‍​‌‍​‍​ ​​‌‍‌‍​‍ ‌​ ‌​​ ‍‌​ ​‍​ ‌​​‍ ‌‌‍​‌​ ​​​ ‌​​ ​ ​‍ ‌​ ​‍‌‍‌​‌‍‌‍​ ​​​ ​​​ ‌ ​ ‌​​ ​​‌‍​ ​ ‍​​ ‍​​ ​‍​ ‍ ‌ ‌​‌ ‍‌‌ ​​‌‍‌‌​ ‌‌ ​ ‌‍‍‌‌ ‌​‌‍‌‌‌​‌‍‌‍ ‌‍ ‌ ‌​‌‍‌‌‌ ​‍​ ‍ ‌ ​​‌‍​‌‌ ‌​‌‍‍​​ ‌‌‍ ​‌‍‍‌‌‍ ‍‌‍‍ ‌​​ ‌‍ ‌‍ ​‌ ‌‌‌‍ ‌‌‍ ‍‌ ​ ​‍‌‌​ ‌‌‌​​‍‌‌ ‌‍‍ ‌‍‌‌‌ ‍‌​‍‌‌​ ​ ‌​‌​​‍‌‌​ ​ ‌​‌​​‍‌‌​ ​‍​ ​‍​ ‍​​ ​‌​ ‌‌​ ​‍​ ​ ​ ​‌​ ‌ ​ ‌‌‌‍​ ​ ‍‌​ ‌‌​ ‌‌​‍‌‌​ ​‍​ ​‍​‍‌‌​ ‌‌‌​‌​​‍ ‍‌‍ ​‌‍‍‌‌‍ ‍‌‍‍ ‌ ​ ​‍‌‌​ ‌‌‌​​‍‌‌ ‌‍‍ ‌‍‌‌‌ ‍‌​‍‌‌​ ​ ‌​‌​​‍‌‌​ ​ ‌​‌​​‍‌‌​ ​‍​ ​‍‌‍‌​‌‍​ ​ ‌‌‌‍‌​‌‍​‌​ ‍‌​ ‍​​ ​‌‌‍​ ​ ‌‍​ ‍‌‌‍​‌​‍‌‌​ ​‍​ ​‍​‍‌‌​ ‌‌‌​‌​​‍ ‍‌‍ ​‌‍​‌‌‍​‍‌‍‌‌‌‍ ​​ ‌‍​‍‌‍​‌‌ ​ ‌‍‌‌‌‌‌‌‌ ​‍‌‍ ​​ ‌‌‍‍​‌ ‌​‌ ‌​‌ ​​​‍‌‌​ ​ ‌​​‌​‍‌‌​ ​‍‌​‌‍​‍‌‌​ ​‍‌​‌‍‌‍ ​‌‍ ‌‍​ ‌‍​‌‌‍ ​‌‍‍​‌‍ ‌ ​ ‌ ‌​​‍‌‌​ ​ ‌​​‌​ ​ ​ ​ ​ ​ ​ ​ ​‍‌‍‌‍‍‌‌‍‌​​ ‌​ ​​‌‍‌​‌‍‌‍​ ‍​​ ​‌​ ‍‌​ ​​​ ‍‌​‍ ‌​ ‍​‌‍​‍​ ​​‌‍‌‍​‍ ‌​ ‌​​ ‍‌​ ​‍​ ‌​​‍ ‌‌‍​‌​ ​​​ ‌​​ ​ ​‍ ‌​ ​‍‌‍‌​‌‍‌‍​ ​​​ ​​​ ‌ ​ ‌​​ ​​‌‍​ ​ ‍​​ ‍​​ ​‍​‍‌‍‌ ‌​‌ ‍‌‌ ​​‌‍‌‌​ ‌‌ ​ ‌‍‍‌‌ ‌​‌‍‌‌‌​‌‍‌‍ ‌‍ ‌ ‌​‌‍‌‌‌ ​‍​‍‌‍‌ ​​‌‍​‌‌ ‌​‌‍‍​​ ‌‌‍ ​‌‍‍‌‌‍ ‍‌‍‍ ‌​​ ‌‍ ‌‍ ​‌ ‌‌‌‍ ‌‌‍ ‍‌ ​ ​‍‌‌​ ‌‌‌​​‍‌‌ ‌‍‍ ‌‍‌‌‌ ‍‌​‍‌‌​ ​ ‌​‌​​‍‌‌​ ​ ‌​‌​​‍‌‌​ ​‍​ ​‍​ ‍​​ ​‌​ ‌‌​ ​‍​ ​ ​ ​‌​ ‌ ​ ‌‌‌‍​ ​ ‍‌​ ‌‌​ ‌‌​‍‌‌​ ​‍​ ​‍​‍‌‌​ ‌‌‌​‌​​‍ ‍‌‍ ​‌‍‍‌‌‍ ‍‌‍‍ ‌ ​ ​‍‌‌​ ‌‌‌​​‍‌‌ ‌‍‍ ‌‍‌‌‌ ‍‌​‍‌‌​ ​ ‌​‌​​‍‌‌​ ​ ‌​‌​​‍‌‌​ ​‍​ ​‍‌‍‌​‌‍​ ​ ‌‌‌‍‌​‌‍​‌​ ‍‌​ ‍​​ ​‌‌‍​ ​ ‌‍​ ‍‌‌‍​‌​‍‌‌​ ​‍​ ​‍​‍‌‌​ ‌‌‌​‌​​‍ ‍‌‍ ​‌‍​‌‌‍​‍‌‍‌‌‌‍ ​​‍‌‍‌ ​​‌‍‌‌‌ ​‍‌ ​ ‌ ​​‌‍‌‌‌‍​ ‌ ‌​‌‍‍‌‌ ‌‍‌‍‌‌​ ‌‌ ​​‌ ‌‌‌‍​‍‌‍ ​‌‍‍‌‌ ​ ‌‍‍​‌‍‌‌‌‍‌​​‍​‍‌ ‌
Digital Health Organizations​​​​‌ ‍ ​‍​‍‌‍ ‌ ​‍‌‍‍‌‌‍‌ ‌‍‍‌‌‍ ‍​‍​‍​ ‍‍​‍​‍‌ ​ ‌‍​‌‌‍ ‍‌‍‍‌‌ ‌​‌ ‍‌​‍ ‍‌‍‍‌‌‍ ​‍​‍​‍ ​​‍​‍‌‍‍​‌ ​‍‌‍‌‌‌‍‌‍​‍​‍​ ‍‍​‍​‍‌‍‍​‌ ‌​‌ ‌​‌ ​​​ ‍‍​‍ ​‍ ‌‍ ​‌‍ ‌‍​ ‌‍​‌‌‍ ​‌‍‍​‌‍ ‌ ​ ‌ ‌​​ ‍‍​ ​ ​ ​ ​ ​ ​ ​ ​‍ ‌‍‍‌‌‍ ‍‌ ‌​‌‍‌‌‌‍ ‍‌ ‌​​‍ ‌‍‌‌‌‍‌​‌‍‍‌‌ ‌​​‍ ‌‍ ‌‌‍ ‌‍‌​‌‍‌‌​ ‌‌ ​​‌ ​‍‌‍‌‌‌ ​ ‌‍‌‌‌‍ ‍‌ ‌​‌‍​‌‌ ‌​‌‍‍‌‌‍ ‌‍ ‍​ ‍ ‌‍‍‌‌‍‌​​ ‌​ ​​‌‍‌​‌‍‌‍​ ‍​​ ​‌​ ‍‌​ ​​​ ‍‌​‍ ‌​ ‍​‌‍​‍​ ​​‌‍‌‍​‍ ‌​ ‌​​ ‍‌​ ​‍​ ‌​​‍ ‌‌‍​‌​ ​​​ ‌​​ ​ ​‍ ‌​ ​‍‌‍‌​‌‍‌‍​ ​​​ ​​​ ‌ ​ ‌​​ ​​‌‍​ ​ ‍​​ ‍​​ ​‍​ ‍ ‌ ‌​‌ ‍‌‌ ​​‌‍‌‌​ ‌‌ ​ ‌‍‍‌‌ ‌​‌‍‌‌‌​‌‍‌‍ ‌‍ ‌ ‌​‌‍‌‌‌ ​‍​ ‍ ‌ ​​‌‍​‌‌ ‌​‌‍‍​​ ‌‌‍ ​‌‍‍‌‌‍ ‍‌‍‍ ‌​​ ‌‍ ‌‍ ​‌ ‌‌‌‍ ‌‌‍ ‍‌ ​ ​‍‌‌​ ‌‌‌​​‍‌‌ ‌‍‍ ‌‍‌‌‌ ‍‌​‍‌‌​ ​ ‌​‌​​‍‌‌​ ​ ‌​‌​​‍‌‌​ ​‍​ ​‍​ ‍​​ ​‌​ ‌‌​ ​‍​ ​ ​ ​‌​ ‌ ​ ‌‌‌‍​ ​ ‍‌​ ‌‌​ ‌‌​‍‌‌​ ​‍​ ​‍​‍‌‌​ ‌‌‌​‌​​‍ ‍‌‍ ​‌‍‍‌‌‍ ‍‌‍‍ ‌ ​ ​‍‌‌​ ‌‌‌​​‍‌‌ ‌‍‍ ‌‍‌‌‌ ‍‌​‍‌‌​ ​ ‌​‌​​‍‌‌​ ​ ‌​‌​​‍‌‌​ ​‍​ ​‍​ ‌ ‌‍​ ​ ​​‌‍‌‍​ ​ ‌‍‌​​ ​‌​ ​​​ ​‍​ ​​‌‍‌‍‌‍​ ​ ‍‌​ ‌​‌‍​‍‌‍​‌​ ​​​ ​ ​ ‌​​ ​​​ ‍​​ ​ ​ ‌​​ ​​​ ‌ ​ ‌‌​ ​​​ ‍‌‌‍‌‍‌‍‌‌​ ​​​ ‌ ​‍‌‌​ ​‍​ ​‍​‍‌‌​ ‌‌‌​‌​​‍ ‍‌‍ ​‌‍​‌‌‍​‍‌‍‌‌‌‍ ​​ ‌‍​‍‌‍​‌‌ ​ ‌‍‌‌‌‌‌‌‌ ​‍‌‍ ​​ ‌‌‍‍​‌ ‌​‌ ‌​‌ ​​​‍‌‌​ ​ ‌​​‌​‍‌‌​ ​‍‌​‌‍​‍‌‌​ ​‍‌​‌‍‌‍ ​‌‍ ‌‍​ ‌‍​‌‌‍ ​‌‍‍​‌‍ ‌ ​ ‌ ‌​​‍‌‌​ ​ ‌​​‌​ ​ ​ ​ ​ ​ ​ ​ ​‍‌‍‌‍‍‌‌‍‌​​ ‌​ ​​‌‍‌​‌‍‌‍​ ‍​​ ​‌​ ‍‌​ ​​​ ‍‌​‍ ‌​ ‍​‌‍​‍​ ​​‌‍‌‍​‍ ‌​ ‌​​ ‍‌​ ​‍​ ‌​​‍ ‌‌‍​‌​ ​​​ ‌​​ ​ ​‍ ‌​ ​‍‌‍‌​‌‍‌‍​ ​​​ ​​​ ‌ ​ ‌​​ ​​‌‍​ ​ ‍​​ ‍​​ ​‍​‍‌‍‌ ‌​‌ ‍‌‌ ​​‌‍‌‌​ ‌‌ ​ ‌‍‍‌‌ ‌​‌‍‌‌‌​‌‍‌‍ ‌‍ ‌ ‌​‌‍‌‌‌ ​‍​‍‌‍‌ ​​‌‍​‌‌ ‌​‌‍‍​​ ‌‌‍ ​‌‍‍‌‌‍ ‍‌‍‍ ‌​​ ‌‍ ‌‍ ​‌ ‌‌‌‍ ‌‌‍ ‍‌ ​ ​‍‌‌​ ‌‌‌​​‍‌‌ ‌‍‍ ‌‍‌‌‌ ‍‌​‍‌‌​ ​ ‌​‌​​‍‌‌​ ​ ‌​‌​​‍‌‌​ ​‍​ ​‍​ ‍​​ ​‌​ ‌‌​ ​‍​ ​ ​ ​‌​ ‌ ​ ‌‌‌‍​ ​ ‍‌​ ‌‌​ ‌‌​‍‌‌​ ​‍​ ​‍​‍‌‌​ ‌‌‌​‌​​‍ ‍‌‍ ​‌‍‍‌‌‍ ‍‌‍‍ ‌ ​ ​‍‌‌​ ‌‌‌​​‍‌‌ ‌‍‍ ‌‍‌‌‌ ‍‌​‍‌‌​ ​ ‌​‌​​‍‌‌​ ​ ‌​‌​​‍‌‌​ ​‍​ ​‍​ ‌ ‌‍​ ​ ​​‌‍‌‍​ ​ ‌‍‌​​ ​‌​ ​​​ ​‍​ ​​‌‍‌‍‌‍​ ​ ‍‌​ ‌​‌‍​‍‌‍​‌​ ​​​ ​ ​ ‌​​ ​​​ ‍​​ ​ ​ ‌​​ ​​​ ‌ ​ ‌‌​ ​​​ ‍‌‌‍‌‍‌‍‌‌​ ​​​ ‌ ​‍‌‌​ ​‍​ ​‍​‍‌‌​ ‌‌‌​‌​​‍ ‍‌‍ ​‌‍​‌‌‍​‍‌‍‌‌‌‍ ​​‍‌‍‌ ​​‌‍‌‌‌ ​‍‌ ​ ‌ ​​‌‍‌‌‌‍​ ‌ ‌​‌‍‍‌‌ ‌‍‌‍‌‌​ ‌‌ ​​‌ ‌‌‌‍​‍‌‍ ​‌‍‍‌‌ ​ ‌‍‍​‌‍‌‌‌‍‌​​‍​‍‌ ‌
Managed Service Organizations​​​​‌ ‍ ​‍​‍‌‍ ‌ ​‍‌‍‍‌‌‍‌ ‌‍‍‌‌‍ ‍​‍​‍​ ‍‍​‍​‍‌ ​ ‌‍​‌‌‍ ‍‌‍‍‌‌ ‌​‌ ‍‌​‍ ‍‌‍‍‌‌‍ ​‍​‍​‍ ​​‍​‍‌‍‍​‌ ​‍‌‍‌‌‌‍‌‍​‍​‍​ ‍‍​‍​‍‌‍‍​‌ ‌​‌ ‌​‌ ​​​ ‍‍​‍ ​‍ ‌‍ ​‌‍ ‌‍​ ‌‍​‌‌‍ ​‌‍‍​‌‍ ‌ ​ ‌ ‌​​ ‍‍​ ​ ​ ​ ​ ​ ​ ​ ​‍ ‌‍‍‌‌‍ ‍‌ ‌​‌‍‌‌‌‍ ‍‌ ‌​​‍ ‌‍‌‌‌‍‌​‌‍‍‌‌ ‌​​‍ ‌‍ ‌‌‍ ‌‍‌​‌‍‌‌​ ‌‌ ​​‌ ​‍‌‍‌‌‌ ​ ‌‍‌‌‌‍ ‍‌ ‌​‌‍​‌‌ ‌​‌‍‍‌‌‍ ‌‍ ‍​ ‍ ‌‍‍‌‌‍‌​​ ‌​ ​​‌‍‌​‌‍‌‍​ ‍​​ ​‌​ ‍‌​ ​​​ ‍‌​‍ ‌​ ‍​‌‍​‍​ ​​‌‍‌‍​‍ ‌​ ‌​​ ‍‌​ ​‍​ ‌​​‍ ‌‌‍​‌​ ​​​ ‌​​ ​ ​‍ ‌​ ​‍‌‍‌​‌‍‌‍​ ​​​ ​​​ ‌ ​ ‌​​ ​​‌‍​ ​ ‍​​ ‍​​ ​‍​ ‍ ‌ ‌​‌ ‍‌‌ ​​‌‍‌‌​ ‌‌ ​ ‌‍‍‌‌ ‌​‌‍‌‌‌​‌‍‌‍ ‌‍ ‌ ‌​‌‍‌‌‌ ​‍​ ‍ ‌ ​​‌‍​‌‌ ‌​‌‍‍​​ ‌‌‍ ​‌‍‍‌‌‍ ‍‌‍‍ ‌​​ ‌‍ ‌‍ ​‌ ‌‌‌‍ ‌‌‍ ‍‌ ​ ​‍‌‌​ ‌‌‌​​‍‌‌ ‌‍‍ ‌‍‌‌‌ ‍‌​‍‌‌​ ​ ‌​‌​​‍‌‌​ ​ ‌​‌​​‍‌‌​ ​‍​ ​‍​ ‍​​ ​‌​ ‌‌​ ​‍​ ​ ​ ​‌​ ‌ ​ ‌‌‌‍​ ​ ‍‌​ ‌‌​ ‌‌​‍‌‌​ ​‍​ ​‍​‍‌‌​ ‌‌‌​‌​​‍ ‍‌‍ ​‌‍‍‌‌‍ ‍‌‍‍ ‌ ​ ​‍‌‌​ ‌‌‌​​‍‌‌ ‌‍‍ ‌‍‌‌‌ ‍‌​‍‌‌​ ​ ‌​‌​​‍‌‌​ ​ ‌​‌​​‍‌‌​ ​‍​ ​‍​ ‍​‌‍​‌‌‍‌‍​ ​​‌‍‌​​ ‍‌‌‍​ ‌‍‌‍​ ​​‌‍‌‌‌‍​‍‌‍‌‌‌‍‌‌​ ‌​‌‍‌​​ ​​‌‍‌‍​ ​‌​ ‍‌​ ‌‍​ ‌‍​ ‌‌‌‍‌​​ ‍​‌‍​‍‌‍​‍​ ​‌​ ‌‌‌‍‌‌​ ​‍​ ​‌‌‍​‍​‍‌‌​ ​‍​ ​‍​‍‌‌​ ‌‌‌​‌​​‍ ‍‌‍ ​‌‍​‌‌‍​‍‌‍‌‌‌‍ ​​ ‌‍​‍‌‍​‌‌ ​ ‌‍‌‌‌‌‌‌‌ ​‍‌‍ ​​ ‌‌‍‍​‌ ‌​‌ ‌​‌ ​​​‍‌‌​ ​ ‌​​‌​‍‌‌​ ​‍‌​‌‍​‍‌‌​ ​‍‌​‌‍‌‍ ​‌‍ ‌‍​ ‌‍​‌‌‍ ​‌‍‍​‌‍ ‌ ​ ‌ ‌​​‍‌‌​ ​ ‌​​‌​ ​ ​ ​ ​ ​ ​ ​ ​‍‌‍‌‍‍‌‌‍‌​​ ‌​ ​​‌‍‌​‌‍‌‍​ ‍​​ ​‌​ ‍‌​ ​​​ ‍‌​‍ ‌​ ‍​‌‍​‍​ ​​‌‍‌‍​‍ ‌​ ‌​​ ‍‌​ ​‍​ ‌​​‍ ‌‌‍​‌​ ​​​ ‌​​ ​ ​‍ ‌​ ​‍‌‍‌​‌‍‌‍​ ​​​ ​​​ ‌ ​ ‌​​ ​​‌‍​ ​ ‍​​ ‍​​ ​‍​‍‌‍‌ ‌​‌ ‍‌‌ ​​‌‍‌‌​ ‌‌ ​ ‌‍‍‌‌ ‌​‌‍‌‌‌​‌‍‌‍ ‌‍ ‌ ‌​‌‍‌‌‌ ​‍​‍‌‍‌ ​​‌‍​‌‌ ‌​‌‍‍​​ ‌‌‍ ​‌‍‍‌‌‍ ‍‌‍‍ ‌​​ ‌‍ ‌‍ ​‌ ‌‌‌‍ ‌‌‍ ‍‌ ​ ​‍‌‌​ ‌‌‌​​‍‌‌ ‌‍‍ ‌‍‌‌‌ ‍‌​‍‌‌​ ​ ‌​‌​​‍‌‌​ ​ ‌​‌​​‍‌‌​ ​‍​ ​‍​ ‍​​ ​‌​ ‌‌​ ​‍​ ​ ​ ​‌​ ‌ ​ ‌‌‌‍​ ​ ‍‌​ ‌‌​ ‌‌​‍‌‌​ ​‍​ ​‍​‍‌‌​ ‌‌‌​‌​​‍ ‍‌‍ ​‌‍‍‌‌‍ ‍‌‍‍ ‌ ​ ​‍‌‌​ ‌‌‌​​‍‌‌ ‌‍‍ ‌‍‌‌‌ ‍‌​‍‌‌​ ​ ‌​‌​​‍‌‌​ ​ ‌​‌​​‍‌‌​ ​‍​ ​‍​ ‍​‌‍​‌‌‍‌‍​ ​​‌‍‌​​ ‍‌‌‍​ ‌‍‌‍​ ​​‌‍‌‌‌‍​‍‌‍‌‌‌‍‌‌​ ‌​‌‍‌​​ ​​‌‍‌‍​ ​‌​ ‍‌​ ‌‍​ ‌‍​ ‌‌‌‍‌​​ ‍​‌‍​‍‌‍​‍​ ​‌​ ‌‌‌‍‌‌​ ​‍​ ​‌‌‍​‍​‍‌‌​ ​‍​ ​‍​‍‌‌​ ‌‌‌​‌​​‍ ‍‌‍ ​‌‍​‌‌‍​‍‌‍‌‌‌‍ ​​‍‌‍‌ ​​‌‍‌‌‌ ​‍‌ ​ ‌ ​​‌‍‌‌‌‍​ ‌ ‌​‌‍‍‌‌ ‌‍‌‍‌‌​ ‌‌ ​​‌ ‌‌‌‍​‍‌‍ ​‌‍‍‌‌ ​ ‌‍‍​‌‍‌‌‌‍‌​​‍​‍‌ ‌
Billing Services​​​​‌ ‍ ​‍​‍‌‍ ‌ ​‍‌‍‍‌‌‍‌ ‌‍‍‌‌‍ ‍​‍​‍​ ‍‍​‍​‍‌ ​ ‌‍​‌‌‍ ‍‌‍‍‌‌ ‌​‌ ‍‌​‍ ‍‌‍‍‌‌‍ ​‍​‍​‍ ​​‍​‍‌‍‍​‌ ​‍‌‍‌‌‌‍‌‍​‍​‍​ ‍‍​‍​‍‌‍‍​‌ ‌​‌ ‌​‌ ​​​ ‍‍​‍ ​‍ ‌‍ ​‌‍ ‌‍​ ‌‍​‌‌‍ ​‌‍‍​‌‍ ‌ ​ ‌ ‌​​ ‍‍​ ​ ​ ​ ​ ​ ​ ​ ​‍ ‌‍‍‌‌‍ ‍‌ ‌​‌‍‌‌‌‍ ‍‌ ‌​​‍ ‌‍‌‌‌‍‌​‌‍‍‌‌ ‌​​‍ ‌‍ ‌‌‍ ‌‍‌​‌‍‌‌​ ‌‌ ​​‌ ​‍‌‍‌‌‌ ​ ‌‍‌‌‌‍ ‍‌ ‌​‌‍​‌‌ ‌​‌‍‍‌‌‍ ‌‍ ‍​ ‍ ‌‍‍‌‌‍‌​​ ‌​ ​​‌‍‌​‌‍‌‍​ ‍​​ ​‌​ ‍‌​ ​​​ ‍‌​‍ ‌​ ‍​‌‍​‍​ ​​‌‍‌‍​‍ ‌​ ‌​​ ‍‌​ ​‍​ ‌​​‍ ‌‌‍​‌​ ​​​ ‌​​ ​ ​‍ ‌​ ​‍‌‍‌​‌‍‌‍​ ​​​ ​​​ ‌ ​ ‌​​ ​​‌‍​ ​ ‍​​ ‍​​ ​‍​ ‍ ‌ ‌​‌ ‍‌‌ ​​‌‍‌‌​ ‌‌ ​ ‌‍‍‌‌ ‌​‌‍‌‌‌​‌‍‌‍ ‌‍ ‌ ‌​‌‍‌‌‌ ​‍​ ‍ ‌ ​​‌‍​‌‌ ‌​‌‍‍​​ ‌‌‍ ​‌‍‍‌‌‍ ‍‌‍‍ ‌​​ ‌‍ ‌‍ ​‌ ‌‌‌‍ ‌‌‍ ‍‌ ​ ​‍‌‌​ ‌‌‌​​‍‌‌ ‌‍‍ ‌‍‌‌‌ ‍‌​‍‌‌​ ​ ‌​‌​​‍‌‌​ ​ ‌​‌​​‍‌‌​ ​‍​ ​‍​ ‍​​ ​‌​ ‌‌​ ​‍​ ​ ​ ​‌​ ‌ ​ ‌‌‌‍​ ​ ‍‌​ ‌‌​ ‌‌​‍‌‌​ ​‍​ ​‍​‍‌‌​ ‌‌‌​‌​​‍ ‍‌‍ ​‌‍‍‌‌‍ ‍‌‍‍ ‌ ​ ​‍‌‌​ ‌‌‌​​‍‌‌ ‌‍‍ ‌‍‌‌‌ ‍‌​‍‌‌​ ​ ‌​‌​​‍‌‌​ ​ ‌​‌​​‍‌‌​ ​‍​ ​‍‌‍​ ​ ​‍‌‍‌‌​ ​‍‌‍‌‌​ ​​‌‍​‌‌‍​‌‌‍‌‍‌‍‌​​ ​​‌‍‌‌​ ​‍​ ‍‌​ ‍​‌‍‌‌‌‍‌‍​ ‍​​ ​ ‌‍‌​​ ‍‌​ ‍​​ ‌​‌‍‌​​ ​‍​ ‌‌‌‍‌​​ ​‌​ ‍​​ ‌ ​ ‍‌‌‍​‌​‍‌‌​ ​‍​ ​‍​‍‌‌​ ‌‌‌​‌​​‍ ‍‌‍ ​‌‍​‌‌‍​‍‌‍‌‌‌‍ ​​ ‌‍​‍‌‍​‌‌ ​ ‌‍‌‌‌‌‌‌‌ ​‍‌‍ ​​ ‌‌‍‍​‌ ‌​‌ ‌​‌ ​​​‍‌‌​ ​ ‌​​‌​‍‌‌​ ​‍‌​‌‍​‍‌‌​ ​‍‌​‌‍‌‍ ​‌‍ ‌‍​ ‌‍​‌‌‍ ​‌‍‍​‌‍ ‌ ​ ‌ ‌​​‍‌‌​ ​ ‌​​‌​ ​ ​ ​ ​ ​ ​ ​ ​‍‌‍‌‍‍‌‌‍‌​​ ‌​ ​​‌‍‌​‌‍‌‍​ ‍​​ ​‌​ ‍‌​ ​​​ ‍‌​‍ ‌​ ‍​‌‍​‍​ ​​‌‍‌‍​‍ ‌​ ‌​​ ‍‌​ ​‍​ ‌​​‍ ‌‌‍​‌​ ​​​ ‌​​ ​ ​‍ ‌​ ​‍‌‍‌​‌‍‌‍​ ​​​ ​​​ ‌ ​ ‌​​ ​​‌‍​ ​ ‍​​ ‍​​ ​‍​‍‌‍‌ ‌​‌ ‍‌‌ ​​‌‍‌‌​ ‌‌ ​ ‌‍‍‌‌ ‌​‌‍‌‌‌​‌‍‌‍ ‌‍ ‌ ‌​‌‍‌‌‌ ​‍​‍‌‍‌ ​​‌‍​‌‌ ‌​‌‍‍​​ ‌‌‍ ​‌‍‍‌‌‍ ‍‌‍‍ ‌​​ ‌‍ ‌‍ ​‌ ‌‌‌‍ ‌‌‍ ‍‌ ​ ​‍‌‌​ ‌‌‌​​‍‌‌ ‌‍‍ ‌‍‌‌‌ ‍‌​‍‌‌​ ​ ‌​‌​​‍‌‌​ ​ ‌​‌​​‍‌‌​ ​‍​ ​‍​ ‍​​ ​‌​ ‌‌​ ​‍​ ​ ​ ​‌​ ‌ ​ ‌‌‌‍​ ​ ‍‌​ ‌‌​ ‌‌​‍‌‌​ ​‍​ ​‍​‍‌‌​ ‌‌‌​‌​​‍ ‍‌‍ ​‌‍‍‌‌‍ ‍‌‍‍ ‌ ​ ​‍‌‌​ ‌‌‌​​‍‌‌ ‌‍‍ ‌‍‌‌‌ ‍‌​‍‌‌​ ​ ‌​‌​​‍‌‌​ ​ ‌​‌​​‍‌‌​ ​‍​ ​‍‌‍​ ​ ​‍‌‍‌‌​ ​‍‌‍‌‌​ ​​‌‍​‌‌‍​‌‌‍‌‍‌‍‌​​ ​​‌‍‌‌​ ​‍​ ‍‌​ ‍​‌‍‌‌‌‍‌‍​ ‍​​ ​ ‌‍‌​​ ‍‌​ ‍​​ ‌​‌‍‌​​ ​‍​ ‌‌‌‍‌​​ ​‌​ ‍​​ ‌ ​ ‍‌‌‍​‌​‍‌‌​ ​‍​ ​‍​‍‌‌​ ‌‌‌​‌​​‍ ‍‌‍ ​‌‍​‌‌‍​‍‌‍‌‌‌‍ ​​‍‌‍‌ ​​‌‍‌‌‌ ​‍‌ ​ ‌ ​​‌‍‌‌‌‍​ ‌ ‌​‌‍‍‌‌ ‌‍‌‍‌‌​ ‌‌ ​​‌ ‌‌‌‍​‍‌‍ ​‌‍‍‌‌ ​ ‌‍‍​‌‍‌‌‌‍‌​​‍​‍‌ ‌
Company​​​​‌ ‍ ​‍​‍‌‍ ‌ ​‍‌‍‍‌‌‍‌ ‌‍‍‌‌‍ ‍​‍​‍​ ‍‍​‍​‍‌ ​ ‌‍​‌‌‍ ‍‌‍‍‌‌ ‌​‌ ‍‌​‍ ‍‌‍‍‌‌‍ ​‍​‍​‍ ​​‍​‍‌‍‍​‌ ​‍‌‍‌‌‌‍‌‍​‍​‍​ ‍‍​‍​‍‌‍‍​‌ ‌​‌ ‌​‌ ​​​ ‍‍​‍ ​‍ ‌‍ ​‌‍ ‌‍​ ‌‍​‌‌‍ ​‌‍‍​‌‍ ‌ ​ ‌ ‌​​ ‍‍​ ​ ​ ​ ​ ​ ​ ​ ​‍ ‌‍‍‌‌‍ ‍‌ ‌​‌‍‌‌‌‍ ‍‌ ‌​​‍ ‌‍‌‌‌‍‌​‌‍‍‌‌ ‌​​‍ ‌‍ ‌‌‍ ‌‍‌​‌‍‌‌​ ‌‌ ​​‌ ​‍‌‍‌‌‌ ​ ‌‍‌‌‌‍ ‍‌ ‌​‌‍​‌‌ ‌​‌‍‍‌‌‍ ‌‍ ‍​ ‍ ‌‍‍‌‌‍‌​​ ‌​ ​​‌‍‌​‌‍‌‍​ ‍​​ ​‌​ ‍‌​ ​​​ ‍‌​‍ ‌​ ‍​‌‍​‍​ ​​‌‍‌‍​‍ ‌​ ‌​​ ‍‌​ ​‍​ ‌​​‍ ‌‌‍​‌​ ​​​ ‌​​ ​ ​‍ ‌​ ​‍‌‍‌​‌‍‌‍​ ​​​ ​​​ ‌ ​ ‌​​ ​​‌‍​ ​ ‍​​ ‍​​ ​‍​ ‍ ‌ ‌​‌ ‍‌‌ ​​‌‍‌‌​ ‌‌ ​ ‌‍‍‌‌ ‌​‌‍‌‌‌​‌‍‌‍ ‌‍ ‌ ‌​‌‍‌‌‌ ​‍​ ‍ ‌ ​​‌‍​‌‌ ‌​‌‍‍​​ ‌‌‍ ​‌‍‍‌‌‍ ‍‌‍‍ ‌​​ ‌‍ ‌‍ ​‌ ‌‌‌‍ ‌‌‍ ‍‌ ​ ​‍‌‌​ ‌‌‌​​‍‌‌ ‌‍‍ ‌‍‌‌‌ ‍‌​‍‌‌​ ​ ‌​‌​​‍‌‌​ ​ ‌​‌​​‍‌‌​ ​‍​ ​‍​ ‌​​ ‌​​ ‌ ​ ‌‍‌‍​‌​ ​ ​ ‌​‌‍‌‌​ ​‍‌‍​‍​ ‌​​ ‌ ​‍‌‌​ ​‍​ ​‍​‍‌‌​ ‌‌‌​‌​​‍ ‍‌‍‍​‌‍‌‌‌‍​‌‌‍‌​‌‍‍‌‌‍ ‍‌‍‌ ​ ‌‍​‍‌‍​‌‌ ​ ‌‍‌‌‌‌‌‌‌ ​‍‌‍ ​​ ‌‌‍‍​‌ ‌​‌ ‌​‌ ​​​‍‌‌​ ​ ‌​​‌​‍‌‌​ ​‍‌​‌‍​‍‌‌​ ​‍‌​‌‍‌‍ ​‌‍ ‌‍​ ‌‍​‌‌‍ ​‌‍‍​‌‍ ‌ ​ ‌ ‌​​‍‌‌​ ​ ‌​​‌​ ​ ​ ​ ​ ​ ​ ​ ​‍‌‍‌‍‍‌‌‍‌​​ ‌​ ​​‌‍‌​‌‍‌‍​ ‍​​ ​‌​ ‍‌​ ​​​ ‍‌​‍ ‌​ ‍​‌‍​‍​ ​​‌‍‌‍​‍ ‌​ ‌​​ ‍‌​ ​‍​ ‌​​‍ ‌‌‍​‌​ ​​​ ‌​​ ​ ​‍ ‌​ ​‍‌‍‌​‌‍‌‍​ ​​​ ​​​ ‌ ​ ‌​​ ​​‌‍​ ​ ‍​​ ‍​​ ​‍​‍‌‍‌ ‌​‌ ‍‌‌ ​​‌‍‌‌​ ‌‌ ​ ‌‍‍‌‌ ‌​‌‍‌‌‌​‌‍‌‍ ‌‍ ‌ ‌​‌‍‌‌‌ ​‍​‍‌‍‌ ​​‌‍​‌‌ ‌​‌‍‍​​ ‌‌‍ ​‌‍‍‌‌‍ ‍‌‍‍ ‌​​ ‌‍ ‌‍ ​‌ ‌‌‌‍ ‌‌‍ ‍‌ ​ ​‍‌‌​ ‌‌‌​​‍‌‌ ‌‍‍ ‌‍‌‌‌ ‍‌​‍‌‌​ ​ ‌​‌​​‍‌‌​ ​ ‌​‌​​‍‌‌​ ​‍​ ​‍​ ‌​​ ‌​​ ‌ ​ ‌‍‌‍​‌​ ​ ​ ‌​‌‍‌‌​ ​‍‌‍​‍​ ‌​​ ‌ ​‍‌‌​ ​‍​ ​‍​‍‌‌​ ‌‌‌​‌​​‍ ‍‌‍‍​‌‍‌‌‌‍​‌‌‍‌​‌‍‍‌‌‍ ‍‌‍‌ ​‍‌‍‌ ​​‌‍‌‌‌ ​‍‌ ​ ‌ ​​‌‍‌‌‌‍​ ‌ ‌​‌‍‍‌‌ ‌‍‌‍‌‌​ ‌‌ ​​‌ ‌‌‌‍​‍‌‍ ​‌‍‍‌‌ ​ ‌‍‍​‌‍‌‌‌‍‌​​‍​‍‌ ‌
About Us​​​​‌ ‍ ​‍​‍‌‍ ‌ ​‍‌‍‍‌‌‍‌ ‌‍‍‌‌‍ ‍​‍​‍​ ‍‍​‍​‍‌ ​ ‌‍​‌‌‍ ‍‌‍‍‌‌ ‌​‌ ‍‌​‍ ‍‌‍‍‌‌‍ ​‍​‍​‍ ​​‍​‍‌‍‍​‌ ​‍‌‍‌‌‌‍‌‍​‍​‍​ ‍‍​‍​‍‌‍‍​‌ ‌​‌ ‌​‌ ​​​ ‍‍​‍ ​‍ ‌‍ ​‌‍ ‌‍​ ‌‍​‌‌‍ ​‌‍‍​‌‍ ‌ ​ ‌ ‌​​ ‍‍​ ​ ​ ​ ​ ​ ​ ​ ​‍ ‌‍‍‌‌‍ ‍‌ ‌​‌‍‌‌‌‍ ‍‌ ‌​​‍ ‌‍‌‌‌‍‌​‌‍‍‌‌ ‌​​‍ ‌‍ ‌‌‍ ‌‍‌​‌‍‌‌​ ‌‌ ​​‌ ​‍‌‍‌‌‌ ​ ‌‍‌‌‌‍ ‍‌ ‌​‌‍​‌‌ ‌​‌‍‍‌‌‍ ‌‍ ‍​ ‍ ‌‍‍‌‌‍‌​​ ‌​ ​​‌‍‌​‌‍‌‍​ ‍​​ ​‌​ ‍‌​ ​​​ ‍‌​‍ ‌​ ‍​‌‍​‍​ ​​‌‍‌‍​‍ ‌​ ‌​​ ‍‌​ ​‍​ ‌​​‍ ‌‌‍​‌​ ​​​ ‌​​ ​ ​‍ ‌​ ​‍‌‍‌​‌‍‌‍​ ​​​ ​​​ ‌ ​ ‌​​ ​​‌‍​ ​ ‍​​ ‍​​ ​‍​ ‍ ‌ ‌​‌ ‍‌‌ ​​‌‍‌‌​ ‌‌ ​ ‌‍‍‌‌ ‌​‌‍‌‌‌​‌‍‌‍ ‌‍ ‌ ‌​‌‍‌‌‌ ​‍​ ‍ ‌ ​​‌‍​‌‌ ‌​‌‍‍​​ ‌‌‍ ​‌‍‍‌‌‍ ‍‌‍‍ ‌​​ ‌‍ ‌‍ ​‌ ‌‌‌‍ ‌‌‍ ‍‌ ​ ​‍‌‌​ ‌‌‌​​‍‌‌ ‌‍‍ ‌‍‌‌‌ ‍‌​‍‌‌​ ​ ‌​‌​​‍‌‌​ ​ ‌​‌​​‍‌‌​ ​‍​ ​‍​ ‌​​ ‌​​ ‌ ​ ‌‍‌‍​‌​ ​ ​ ‌​‌‍‌‌​ ​‍‌‍​‍​ ‌​​ ‌ ​‍‌‌​ ​‍​ ​‍​‍‌‌​ ‌‌‌​‌​​‍ ‍‌‍ ​‌‍‍‌‌‍ ‍‌‍‍ ‌ ​ ​‍‌‌​ ‌‌‌​​‍‌‌ ‌‍‍ ‌‍‌‌‌ ‍‌​‍‌‌​ ​ ‌​‌​​‍‌‌​ ​ ‌​‌​​‍‌‌​ ​‍​ ​‍​ ​‌‌‍‌​​ ‌ ‌‍​‌​ ​‌​ ​‌​ ‌ ​ ‌‌​ ‍​‌‍​‌‌‍‌‌​ ‍​​‍‌‌​ ​‍​ ​‍​‍‌‌​ ‌‌‌​‌​​‍ ‍‌‍ ​‌‍​‌‌‍​‍‌‍‌‌‌‍ ​​ ‌‍​‍‌‍​‌‌ ​ ‌‍‌‌‌‌‌‌‌ ​‍‌‍ ​​ ‌‌‍‍​‌ ‌​‌ ‌​‌ ​​​‍‌‌​ ​ ‌​​‌​‍‌‌​ ​‍‌​‌‍​‍‌‌​ ​‍‌​‌‍‌‍ ​‌‍ ‌‍​ ‌‍​‌‌‍ ​‌‍‍​‌‍ ‌ ​ ‌ ‌​​‍‌‌​ ​ ‌​​‌​ ​ ​ ​ ​ ​ ​ ​ ​‍‌‍‌‍‍‌‌‍‌​​ ‌​ ​​‌‍‌​‌‍‌‍​ ‍​​ ​‌​ ‍‌​ ​​​ ‍‌​‍ ‌​ ‍​‌‍​‍​ ​​‌‍‌‍​‍ ‌​ ‌​​ ‍‌​ ​‍​ ‌​​‍ ‌‌‍​‌​ ​​​ ‌​​ ​ ​‍ ‌​ ​‍‌‍‌​‌‍‌‍​ ​​​ ​​​ ‌ ​ ‌​​ ​​‌‍​ ​ ‍​​ ‍​​ ​‍​‍‌‍‌ ‌​‌ ‍‌‌ ​​‌‍‌‌​ ‌‌ ​ ‌‍‍‌‌ ‌​‌‍‌‌‌​‌‍‌‍ ‌‍ ‌ ‌​‌‍‌‌‌ ​‍​‍‌‍‌ ​​‌‍​‌‌ ‌​‌‍‍​​ ‌‌‍ ​‌‍‍‌‌‍ ‍‌‍‍ ‌​​ ‌‍ ‌‍ ​‌ ‌‌‌‍ ‌‌‍ ‍‌ ​ ​‍‌‌​ ‌‌‌​​‍‌‌ ‌‍‍ ‌‍‌‌‌ ‍‌​‍‌‌​ ​ ‌​‌​​‍‌‌​ ​ ‌​‌​​‍‌‌​ ​‍​ ​‍​ ‌​​ ‌​​ ‌ ​ ‌‍‌‍​‌​ ​ ​ ‌​‌‍‌‌​ ​‍‌‍​‍​ ‌​​ ‌ ​‍‌‌​ ​‍​ ​‍​‍‌‌​ ‌‌‌​‌​​‍ ‍‌‍ ​‌‍‍‌‌‍ ‍‌‍‍ ‌ ​ ​‍‌‌​ ‌‌‌​​‍‌‌ ‌‍‍ ‌‍‌‌‌ ‍‌​‍‌‌​ ​ ‌​‌​​‍‌‌​ ​ ‌​‌​​‍‌‌​ ​‍​ ​‍​ ​‌‌‍‌​​ ‌ ‌‍​‌​ ​‌​ ​‌​ ‌ ​ ‌‌​ ‍​‌‍​‌‌‍‌‌​ ‍​​‍‌‌​ ​‍​ ​‍​‍‌‌​ ‌‌‌​‌​​‍ ‍‌‍ ​‌‍​‌‌‍​‍‌‍‌‌‌‍ ​​‍‌‍‌ ​​‌‍‌‌‌ ​‍‌ ​ ‌ ​​‌‍‌‌‌‍​ ‌ ‌​‌‍‍‌‌ ‌‍‌‍‌‌​ ‌‌ ​​‌ ‌‌‌‍​‍‌‍ ​‌‍‍‌‌ ​ ‌‍‍​‌‍‌‌‌‍‌​​‍​‍‌ ‌
Partners​​​​‌ ‍ ​‍​‍‌‍ ‌ ​‍‌‍‍‌‌‍‌ ‌‍‍‌‌‍ ‍​‍​‍​ ‍‍​‍​‍‌ ​ ‌‍​‌‌‍ ‍‌‍‍‌‌ ‌​‌ ‍‌​‍ ‍‌‍‍‌‌‍ ​‍​‍​‍ ​​‍​‍‌‍‍​‌ ​‍‌‍‌‌‌‍‌‍​‍​‍​ ‍‍​‍​‍‌‍‍​‌ ‌​‌ ‌​‌ ​​​ ‍‍​‍ ​‍ ‌‍ ​‌‍ ‌‍​ ‌‍​‌‌‍ ​‌‍‍​‌‍ ‌ ​ ‌ ‌​​ ‍‍​ ​ ​ ​ ​ ​ ​ ​ ​‍ ‌‍‍‌‌‍ ‍‌ ‌​‌‍‌‌‌‍ ‍‌ ‌​​‍ ‌‍‌‌‌‍‌​‌‍‍‌‌ ‌​​‍ ‌‍ ‌‌‍ ‌‍‌​‌‍‌‌​ ‌‌ ​​‌ ​‍‌‍‌‌‌ ​ ‌‍‌‌‌‍ ‍‌ ‌​‌‍​‌‌ ‌​‌‍‍‌‌‍ ‌‍ ‍​ ‍ ‌‍‍‌‌‍‌​​ ‌​ ​​‌‍‌​‌‍‌‍​ ‍​​ ​‌​ ‍‌​ ​​​ ‍‌​‍ ‌​ ‍​‌‍​‍​ ​​‌‍‌‍​‍ ‌​ ‌​​ ‍‌​ ​‍​ ‌​​‍ ‌‌‍​‌​ ​​​ ‌​​ ​ ​‍ ‌​ ​‍‌‍‌​‌‍‌‍​ ​​​ ​​​ ‌ ​ ‌​​ ​​‌‍​ ​ ‍​​ ‍​​ ​‍​ ‍ ‌ ‌​‌ ‍‌‌ ​​‌‍‌‌​ ‌‌ ​ ‌‍‍‌‌ ‌​‌‍‌‌‌​‌‍‌‍ ‌‍ ‌ ‌​‌‍‌‌‌ ​‍​ ‍ ‌ ​​‌‍​‌‌ ‌​‌‍‍​​ ‌‌‍ ​‌‍‍‌‌‍ ‍‌‍‍ ‌​​ ‌‍ ‌‍ ​‌ ‌‌‌‍ ‌‌‍ ‍‌ ​ ​‍‌‌​ ‌‌‌​​‍‌‌ ‌‍‍ ‌‍‌‌‌ ‍‌​‍‌‌​ ​ ‌​‌​​‍‌‌​ ​ ‌​‌​​‍‌‌​ ​‍​ ​‍​ ‌​​ ‌​​ ‌ ​ ‌‍‌‍​‌​ ​ ​ ‌​‌‍‌‌​ ​‍‌‍​‍​ ‌​​ ‌ ​‍‌‌​ ​‍​ ​‍​‍‌‌​ ‌‌‌​‌​​‍ ‍‌‍ ​‌‍‍‌‌‍ ‍‌‍‍ ‌ ​ ​‍‌‌​ ‌‌‌​​‍‌‌ ‌‍‍ ‌‍‌‌‌ ‍‌​‍‌‌​ ​ ‌​‌​​‍‌‌​ ​ ‌​‌​​‍‌‌​ ​‍​ ​‍​ ‍​​ ​‍​ ​ ‌‍‌‌‌‍‌​​ ​​​ ​‌‌‍‌‌‌‍‌‌‌‍‌‌​ ‍‌​ ‌ ​ ​‌‌‍​‍​ ‍‌‌‍‌‌​ ‍​​ ‍​‌‍​ ‌‍​ ‌‍​‌‌‍​ ‌‍‌‍‌‍‌‍‌‍​‌‌‍​ ​ ‌​​ ‌‌​ ‌​​ ‍​​ ​​​ ‌‌​‍‌‌​ ​‍​ ​‍​‍‌‌​ ‌‌‌​‌​​‍ ‍‌‍ ​‌‍​‌‌‍​‍‌‍‌‌‌‍ ​​ ‌‍​‍‌‍​‌‌ ​ ‌‍‌‌‌‌‌‌‌ ​‍‌‍ ​​ ‌‌‍‍​‌ ‌​‌ ‌​‌ ​​​‍‌‌​ ​ ‌​​‌​‍‌‌​ ​‍‌​‌‍​‍‌‌​ ​‍‌​‌‍‌‍ ​‌‍ ‌‍​ ‌‍​‌‌‍ ​‌‍‍​‌‍ ‌ ​ ‌ ‌​​‍‌‌​ ​ ‌​​‌​ ​ ​ ​ ​ ​ ​ ​ ​‍‌‍‌‍‍‌‌‍‌​​ ‌​ ​​‌‍‌​‌‍‌‍​ ‍​​ ​‌​ ‍‌​ ​​​ ‍‌​‍ ‌​ ‍​‌‍​‍​ ​​‌‍‌‍​‍ ‌​ ‌​​ ‍‌​ ​‍​ ‌​​‍ ‌‌‍​‌​ ​​​ ‌​​ ​ ​‍ ‌​ ​‍‌‍‌​‌‍‌‍​ ​​​ ​​​ ‌ ​ ‌​​ ​​‌‍​ ​ ‍​​ ‍​​ ​‍​‍‌‍‌ ‌​‌ ‍‌‌ ​​‌‍‌‌​ ‌‌ ​ ‌‍‍‌‌ ‌​‌‍‌‌‌​‌‍‌‍ ‌‍ ‌ ‌​‌‍‌‌‌ ​‍​‍‌‍‌ ​​‌‍​‌‌ ‌​‌‍‍​​ ‌‌‍ ​‌‍‍‌‌‍ ‍‌‍‍ ‌​​ ‌‍ ‌‍ ​‌ ‌‌‌‍ ‌‌‍ ‍‌ ​ ​‍‌‌​ ‌‌‌​​‍‌‌ ‌‍‍ ‌‍‌‌‌ ‍‌​‍‌‌​ ​ ‌​‌​​‍‌‌​ ​ ‌​‌​​‍‌‌​ ​‍​ ​‍​ ‌​​ ‌​​ ‌ ​ ‌‍‌‍​‌​ ​ ​ ‌​‌‍‌‌​ ​‍‌‍​‍​ ‌​​ ‌ ​‍‌‌​ ​‍​ ​‍​‍‌‌​ ‌‌‌​‌​​‍ ‍‌‍ ​‌‍‍‌‌‍ ‍‌‍‍ ‌ ​ ​‍‌‌​ ‌‌‌​​‍‌‌ ‌‍‍ ‌‍‌‌‌ ‍‌​‍‌‌​ ​ ‌​‌​​‍‌‌​ ​ ‌​‌​​‍‌‌​ ​‍​ ​‍​ ‍​​ ​‍​ ​ ‌‍‌‌‌‍‌​​ ​​​ ​‌‌‍‌‌‌‍‌‌‌‍‌‌​ ‍‌​ ‌ ​ ​‌‌‍​‍​ ‍‌‌‍‌‌​ ‍​​ ‍​‌‍​ ‌‍​ ‌‍​‌‌‍​ ‌‍‌‍‌‍‌‍‌‍​‌‌‍​ ​ ‌​​ ‌‌​ ‌​​ ‍​​ ​​​ ‌‌​‍‌‌​ ​‍​ ​‍​‍‌‌​ ‌‌‌​‌​​‍ ‍‌‍ ​‌‍​‌‌‍​‍‌‍‌‌‌‍ ​​‍‌‍‌ ​​‌‍‌‌‌ ​‍‌ ​ ‌ ​​‌‍‌‌‌‍​ ‌ ‌​‌‍‍‌‌ ‌‍‌‍‌‌​ ‌‌ ​​‌ ‌‌‌‍​‍‌‍ ​‌‍‍‌‌ ​ ‌‍‍​‌‍‌‌‌‍‌​​‍​‍‌ ‌
Careers​​​​‌ ‍ ​‍​‍‌‍ ‌ ​‍‌‍‍‌‌‍‌ ‌‍‍‌‌‍ ‍​‍​‍​ ‍‍​‍​‍‌ ​ ‌‍​‌‌‍ ‍‌‍‍‌‌ ‌​‌ ‍‌​‍ ‍‌‍‍‌‌‍ ​‍​‍​‍ ​​‍​‍‌‍‍​‌ ​‍‌‍‌‌‌‍‌‍​‍​‍​ ‍‍​‍​‍‌‍‍​‌ ‌​‌ ‌​‌ ​​​ ‍‍​‍ ​‍ ‌‍ ​‌‍ ‌‍​ ‌‍​‌‌‍ ​‌‍‍​‌‍ ‌ ​ ‌ ‌​​ ‍‍​ ​ ​ ​ ​ ​ ​ ​ ​‍ ‌‍‍‌‌‍ ‍‌ ‌​‌‍‌‌‌‍ ‍‌ ‌​​‍ ‌‍‌‌‌‍‌​‌‍‍‌‌ ‌​​‍ ‌‍ ‌‌‍ ‌‍‌​‌‍‌‌​ ‌‌ ​​‌ ​‍‌‍‌‌‌ ​ ‌‍‌‌‌‍ ‍‌ ‌​‌‍​‌‌ ‌​‌‍‍‌‌‍ ‌‍ ‍​ ‍ ‌‍‍‌‌‍‌​​ ‌​ ​​‌‍‌​‌‍‌‍​ ‍​​ ​‌​ ‍‌​ ​​​ ‍‌​‍ ‌​ ‍​‌‍​‍​ ​​‌‍‌‍​‍ ‌​ ‌​​ ‍‌​ ​‍​ ‌​​‍ ‌‌‍​‌​ ​​​ ‌​​ ​ ​‍ ‌​ ​‍‌‍‌​‌‍‌‍​ ​​​ ​​​ ‌ ​ ‌​​ ​​‌‍​ ​ ‍​​ ‍​​ ​‍​ ‍ ‌ ‌​‌ ‍‌‌ ​​‌‍‌‌​ ‌‌ ​ ‌‍‍‌‌ ‌​‌‍‌‌‌​‌‍‌‍ ‌‍ ‌ ‌​‌‍‌‌‌ ​‍​ ‍ ‌ ​​‌‍​‌‌ ‌​‌‍‍​​ ‌‌‍ ​‌‍‍‌‌‍ ‍‌‍‍ ‌​​ ‌‍ ‌‍ ​‌ ‌‌‌‍ ‌‌‍ ‍‌ ​ ​‍‌‌​ ‌‌‌​​‍‌‌ ‌‍‍ ‌‍‌‌‌ ‍‌​‍‌‌​ ​ ‌​‌​​‍‌‌​ ​ ‌​‌​​‍‌‌​ ​‍​ ​‍​ ‌​​ ‌​​ ‌ ​ ‌‍‌‍​‌​ ​ ​ ‌​‌‍‌‌​ ​‍‌‍​‍​ ‌​​ ‌ ​‍‌‌​ ​‍​ ​‍​‍‌‌​ ‌‌‌​‌​​‍ ‍‌‍ ​‌‍‍‌‌‍ ‍‌‍‍ ‌ ​ ​‍‌‌​ ‌‌‌​​‍‌‌ ‌‍‍ ‌‍‌‌‌ ‍‌​‍‌‌​ ​ ‌​‌​​‍‌‌​ ​ ‌​‌​​‍‌‌​ ​‍​ ​‍‌‍​ ​ ​​​ ‍​​ ​​​ ‌ ‌‍​‍‌‍​ ‌‍​‌​ ‌​​ ​​​ ​‍‌‍‌‌‌‍​ ​ ‌​​ ​ ‌‍​‌‌‍​ ‌‍​‍‌‍​‌‌‍‌‌‌‍‌​​ ​ ​ ‌​‌‍‌‍‌‍‌​​ ‌‌​ ‌​​ ‍​​ ​‌​ ‍‌​ ​ ​ ‍‌​‍‌‌​ ​‍​ ​‍​‍‌‌​ ‌‌‌​‌​​‍ ‍‌‍ ​‌‍​‌‌‍​‍‌‍‌‌‌‍ ​​ ‌‍​‍‌‍​‌‌ ​ ‌‍‌‌‌‌‌‌‌ ​‍‌‍ ​​ ‌‌‍‍​‌ ‌​‌ ‌​‌ ​​​‍‌‌​ ​ ‌​​‌​‍‌‌​ ​‍‌​‌‍​‍‌‌​ ​‍‌​‌‍‌‍ ​‌‍ ‌‍​ ‌‍​‌‌‍ ​‌‍‍​‌‍ ‌ ​ ‌ ‌​​‍‌‌​ ​ ‌​​‌​ ​ ​ ​ ​ ​ ​ ​ ​‍‌‍‌‍‍‌‌‍‌​​ ‌​ ​​‌‍‌​‌‍‌‍​ ‍​​ ​‌​ ‍‌​ ​​​ ‍‌​‍ ‌​ ‍​‌‍​‍​ ​​‌‍‌‍​‍ ‌​ ‌​​ ‍‌​ ​‍​ ‌​​‍ ‌‌‍​‌​ ​​​ ‌​​ ​ ​‍ ‌​ ​‍‌‍‌​‌‍‌‍​ ​​​ ​​​ ‌ ​ ‌​​ ​​‌‍​ ​ ‍​​ ‍​​ ​‍​‍‌‍‌ ‌​‌ ‍‌‌ ​​‌‍‌‌​ ‌‌ ​ ‌‍‍‌‌ ‌​‌‍‌‌‌​‌‍‌‍ ‌‍ ‌ ‌​‌‍‌‌‌ ​‍​‍‌‍‌ ​​‌‍​‌‌ ‌​‌‍‍​​ ‌‌‍ ​‌‍‍‌‌‍ ‍‌‍‍ ‌​​ ‌‍ ‌‍ ​‌ ‌‌‌‍ ‌‌‍ ‍‌ ​ ​‍‌‌​ ‌‌‌​​‍‌‌ ‌‍‍ ‌‍‌‌‌ ‍‌​‍‌‌​ ​ ‌​‌​​‍‌‌​ ​ ‌​‌​​‍‌‌​ ​‍​ ​‍​ ‌​​ ‌​​ ‌ ​ ‌‍‌‍​‌​ ​ ​ ‌​‌‍‌‌​ ​‍‌‍​‍​ ‌​​ ‌ ​‍‌‌​ ​‍​ ​‍​‍‌‌​ ‌‌‌​‌​​‍ ‍‌‍ ​‌‍‍‌‌‍ ‍‌‍‍ ‌ ​ ​‍‌‌​ ‌‌‌​​‍‌‌ ‌‍‍ ‌‍‌‌‌ ‍‌​‍‌‌​ ​ ‌​‌​​‍‌‌​ ​ ‌​‌​​‍‌‌​ ​‍​ ​‍‌‍​ ​ ​​​ ‍​​ ​​​ ‌ ‌‍​‍‌‍​ ‌‍​‌​ ‌​​ ​​​ ​‍‌‍‌‌‌‍​ ​ ‌​​ ​ ‌‍​‌‌‍​ ‌‍​‍‌‍​‌‌‍‌‌‌‍‌​​ ​ ​ ‌​‌‍‌‍‌‍‌​​ ‌‌​ ‌​​ ‍​​ ​‌​ ‍‌​ ​ ​ ‍‌​‍‌‌​ ​‍​ ​‍​‍‌‌​ ‌‌‌​‌​​‍ ‍‌‍ ​‌‍​‌‌‍​‍‌‍‌‌‌‍ ​​‍‌‍‌ ​​‌‍‌‌‌ ​‍‌ ​ ‌ ​​‌‍‌‌‌‍​ ‌ ‌​‌‍‍‌‌ ‌‍‌‍‌‌​ ‌‌ ​​‌ ‌‌‌‍​‍‌‍ ​‌‍‍‌‌ ​ ‌‍‍​‌‍‌‌‌‍‌​​‍​‍‌ ‌
Contact​​​​‌ ‍ ​‍​‍‌‍ ‌ ​‍‌‍‍‌‌‍‌ ‌‍‍‌‌‍ ‍​‍​‍​ ‍‍​‍​‍‌ ​ ‌‍​‌‌‍ ‍‌‍‍‌‌ ‌​‌ ‍‌​‍ ‍‌‍‍‌‌‍ ​‍​‍​‍ ​​‍​‍‌‍‍​‌ ​‍‌‍‌‌‌‍‌‍​‍​‍​ ‍‍​‍​‍‌‍‍​‌ ‌​‌ ‌​‌ ​​​ ‍‍​‍ ​‍ ‌‍ ​‌‍ ‌‍​ ‌‍​‌‌‍ ​‌‍‍​‌‍ ‌ ​ ‌ ‌​​ ‍‍​ ​ ​ ​ ​ ​ ​ ​ ​‍ ‌‍‍‌‌‍ ‍‌ ‌​‌‍‌‌‌‍ ‍‌ ‌​​‍ ‌‍‌‌‌‍‌​‌‍‍‌‌ ‌​​‍ ‌‍ ‌‌‍ ‌‍‌​‌‍‌‌​ ‌‌ ​​‌ ​‍‌‍‌‌‌ ​ ‌‍‌‌‌‍ ‍‌ ‌​‌‍​‌‌ ‌​‌‍‍‌‌‍ ‌‍ ‍​ ‍ ‌‍‍‌‌‍‌​​ ‌​ ​​‌‍‌​‌‍‌‍​ ‍​​ ​‌​ ‍‌​ ​​​ ‍‌​‍ ‌​ ‍​‌‍​‍​ ​​‌‍‌‍​‍ ‌​ ‌​​ ‍‌​ ​‍​ ‌​​‍ ‌‌‍​‌​ ​​​ ‌​​ ​ ​‍ ‌​ ​‍‌‍‌​‌‍‌‍​ ​​​ ​​​ ‌ ​ ‌​​ ​​‌‍​ ​ ‍​​ ‍​​ ​‍​ ‍ ‌ ‌​‌ ‍‌‌ ​​‌‍‌‌​ ‌‌ ​ ‌‍‍‌‌ ‌​‌‍‌‌‌​‌‍‌‍ ‌‍ ‌ ‌​‌‍‌‌‌ ​‍​ ‍ ‌ ​​‌‍​‌‌ ‌​‌‍‍​​ ‌‌‍ ​‌‍‍‌‌‍ ‍‌‍‍ ‌​​ ‌‍ ‌‍ ​‌ ‌‌‌‍ ‌‌‍ ‍‌ ​ ​‍‌‌​ ‌‌‌​​‍‌‌ ‌‍‍ ‌‍‌‌‌ ‍‌​‍‌‌​ ​ ‌​‌​​‍‌‌​ ​ ‌​‌​​‍‌‌​ ​‍​ ​‍​ ‌​​ ‌​​ ‌ ​ ‌‍‌‍​‌​ ​ ​ ‌​‌‍‌‌​ ​‍‌‍​‍​ ‌​​ ‌ ​‍‌‌​ ​‍​ ​‍​‍‌‌​ ‌‌‌​‌​​‍ ‍‌‍ ​‌‍‍‌‌‍ ‍‌‍‍ ‌ ​ ​‍‌‌​ ‌‌‌​​‍‌‌ ‌‍‍ ‌‍‌‌‌ ‍‌​‍‌‌​ ​ ‌​‌​​‍‌‌​ ​ ‌​‌​​‍‌‌​ ​‍​ ​‍​ ​‍‌‍‌‌​ ‌‌‌‍‌‍‌‍​ ​ ​‍​ ​‌​ ​ ​ ‌​​ ​‌​ ‌ ​ ​​‌‍‌‌​ ​‌​ ​ ‌‍‌​‌‍​‍‌‍‌​​ ‍‌​ ​‌​ ‌ ​ ‌​‌‍‌​‌‍‌‌‌‍​ ​ ‍‌‌‍​‍‌‍​‌​ ​ ​ ​‍​ ​‍​ ​​​‍‌‌​ ​‍​ ​‍​‍‌‌​ ‌‌‌​‌​​‍ ‍‌‍ ​‌‍​‌‌‍​‍‌‍‌‌‌‍ ​​ ‌‍​‍‌‍​‌‌ ​ ‌‍‌‌‌‌‌‌‌ ​‍‌‍ ​​ ‌‌‍‍​‌ ‌​‌ ‌​‌ ​​​‍‌‌​ ​ ‌​​‌​‍‌‌​ ​‍‌​‌‍​‍‌‌​ ​‍‌​‌‍‌‍ ​‌‍ ‌‍​ ‌‍​‌‌‍ ​‌‍‍​‌‍ ‌ ​ ‌ ‌​​‍‌‌​ ​ ‌​​‌​ ​ ​ ​ ​ ​ ​ ​ ​‍‌‍‌‍‍‌‌‍‌​​ ‌​ ​​‌‍‌​‌‍‌‍​ ‍​​ ​‌​ ‍‌​ ​​​ ‍‌​‍ ‌​ ‍​‌‍​‍​ ​​‌‍‌‍​‍ ‌​ ‌​​ ‍‌​ ​‍​ ‌​​‍ ‌‌‍​‌​ ​​​ ‌​​ ​ ​‍ ‌​ ​‍‌‍‌​‌‍‌‍​ ​​​ ​​​ ‌ ​ ‌​​ ​​‌‍​ ​ ‍​​ ‍​​ ​‍​‍‌‍‌ ‌​‌ ‍‌‌ ​​‌‍‌‌​ ‌‌ ​ ‌‍‍‌‌ ‌​‌‍‌‌‌​‌‍‌‍ ‌‍ ‌ ‌​‌‍‌‌‌ ​‍​‍‌‍‌ ​​‌‍​‌‌ ‌​‌‍‍​​ ‌‌‍ ​‌‍‍‌‌‍ ‍‌‍‍ ‌​​ ‌‍ ‌‍ ​‌ ‌‌‌‍ ‌‌‍ ‍‌ ​ ​‍‌‌​ ‌‌‌​​‍‌‌ ‌‍‍ ‌‍‌‌‌ ‍‌​‍‌‌​ ​ ‌​‌​​‍‌‌​ ​ ‌​‌​​‍‌‌​ ​‍​ ​‍​ ‌​​ ‌​​ ‌ ​ ‌‍‌‍​‌​ ​ ​ ‌​‌‍‌‌​ ​‍‌‍​‍​ ‌​​ ‌ ​‍‌‌​ ​‍​ ​‍​‍‌‌​ ‌‌‌​‌​​‍ ‍‌‍ ​‌‍‍‌‌‍ ‍‌‍‍ ‌ ​ ​‍‌‌​ ‌‌‌​​‍‌‌ ‌‍‍ ‌‍‌‌‌ ‍‌​‍‌‌​ ​ ‌​‌​​‍‌‌​ ​ ‌​‌​​‍‌‌​ ​‍​ ​‍​ ​‍‌‍‌‌​ ‌‌‌‍‌‍‌‍​ ​ ​‍​ ​‌​ ​ ​ ‌​​ ​‌​ ‌ ​ ​​‌‍‌‌​ ​‌​ ​ ‌‍‌​‌‍​‍‌‍‌​​ ‍‌​ ​‌​ ‌ ​ ‌​‌‍‌​‌‍‌‌‌‍​ ​ ‍‌‌‍​‍‌‍​‌​ ​ ​ ​‍​ ​‍​ ​​​‍‌‌​ ​‍​ ​‍​‍‌‌​ ‌‌‌​‌​​‍ ‍‌‍ ​‌‍​‌‌‍​‍‌‍‌‌‌‍ ​​‍‌‍‌ ​​‌‍‌‌‌ ​‍‌ ​ ‌ ​​‌‍‌‌‌‍​ ‌ ‌​‌‍‍‌‌ ‌‍‌‍‌‌​ ‌‌ ​​‌ ‌‌‌‍​‍‌‍ ​‌‍‍‌‌ ​ ‌‍‍​‌‍‌‌‌‍‌​​‍​‍‌ ‌
Resources​​​​‌ ‍ ​‍​‍‌‍ ‌ ​‍‌‍‍‌‌‍‌ ‌‍‍‌‌‍ ‍​‍​‍​ ‍‍​‍​‍‌ ​ ‌‍​‌‌‍ ‍‌‍‍‌‌ ‌​‌ ‍‌​‍ ‍‌‍‍‌‌‍ ​‍​‍​‍ ​​‍​‍‌‍‍​‌ ​‍‌‍‌‌‌‍‌‍​‍​‍​ ‍‍​‍​‍‌‍‍​‌ ‌​‌ ‌​‌ ​​​ ‍‍​‍ ​‍ ‌‍ ​‌‍ ‌‍​ ‌‍​‌‌‍ ​‌‍‍​‌‍ ‌ ​ ‌ ‌​​ ‍‍​ ​ ​ ​ ​ ​ ​ ​ ​‍ ‌‍‍‌‌‍ ‍‌ ‌​‌‍‌‌‌‍ ‍‌ ‌​​‍ ‌‍‌‌‌‍‌​‌‍‍‌‌ ‌​​‍ ‌‍ ‌‌‍ ‌‍‌​‌‍‌‌​ ‌‌ ​​‌ ​‍‌‍‌‌‌ ​ ‌‍‌‌‌‍ ‍‌ ‌​‌‍​‌‌ ‌​‌‍‍‌‌‍ ‌‍ ‍​ ‍ ‌‍‍‌‌‍‌​​ ‌​ ​​‌‍‌​‌‍‌‍​ ‍​​ ​‌​ ‍‌​ ​​​ ‍‌​‍ ‌​ ‍​‌‍​‍​ ​​‌‍‌‍​‍ ‌​ ‌​​ ‍‌​ ​‍​ ‌​​‍ ‌‌‍​‌​ ​​​ ‌​​ ​ ​‍ ‌​ ​‍‌‍‌​‌‍‌‍​ ​​​ ​​​ ‌ ​ ‌​​ ​​‌‍​ ​ ‍​​ ‍​​ ​‍​ ‍ ‌ ‌​‌ ‍‌‌ ​​‌‍‌‌​ ‌‌ ​ ‌‍‍‌‌ ‌​‌‍‌‌‌​‌‍‌‍ ‌‍ ‌ ‌​‌‍‌‌‌ ​‍​ ‍ ‌ ​​‌‍​‌‌ ‌​‌‍‍​​ ‌‌‍ ​‌‍‍‌‌‍ ‍‌‍‍ ‌​​ ‌‍ ‌‍ ​‌ ‌‌‌‍ ‌‌‍ ‍‌ ​ ​‍‌‌​ ‌‌‌​​‍‌‌ ‌‍‍ ‌‍‌‌‌ ‍‌​‍‌‌​ ​ ‌​‌​​‍‌‌​ ​ ‌​‌​​‍‌‌​ ​‍​ ​‍​ ‌‌‌‍​‌​ ‌‍‌‍‌​​ ‌‌​ ‌‍​ ‌‍​ ‌ ​ ‍​‌‍​ ​ ‌‌​ ​ ​‍‌‌​ ​‍​ ​‍​‍‌‌​ ‌‌‌​‌​​‍ ‍‌‍‍​‌‍‌‌‌‍​‌‌‍‌​‌‍‍‌‌‍ ‍‌‍‌ ​ ‌‍​‍‌‍​‌‌ ​ ‌‍‌‌‌‌‌‌‌ ​‍‌‍ ​​ ‌‌‍‍​‌ ‌​‌ ‌​‌ ​​​‍‌‌​ ​ ‌​​‌​‍‌‌​ ​‍‌​‌‍​‍‌‌​ ​‍‌​‌‍‌‍ ​‌‍ ‌‍​ ‌‍​‌‌‍ ​‌‍‍​‌‍ ‌ ​ ‌ ‌​​‍‌‌​ ​ ‌​​‌​ ​ ​ ​ ​ ​ ​ ​ ​‍‌‍‌‍‍‌‌‍‌​​ ‌​ ​​‌‍‌​‌‍‌‍​ ‍​​ ​‌​ ‍‌​ ​​​ ‍‌​‍ ‌​ ‍​‌‍​‍​ ​​‌‍‌‍​‍ ‌​ ‌​​ ‍‌​ ​‍​ ‌​​‍ ‌‌‍​‌​ ​​​ ‌​​ ​ ​‍ ‌​ ​‍‌‍‌​‌‍‌‍​ ​​​ ​​​ ‌ ​ ‌​​ ​​‌‍​ ​ ‍​​ ‍​​ ​‍​‍‌‍‌ ‌​‌ ‍‌‌ ​​‌‍‌‌​ ‌‌ ​ ‌‍‍‌‌ ‌​‌‍‌‌‌​‌‍‌‍ ‌‍ ‌ ‌​‌‍‌‌‌ ​‍​‍‌‍‌ ​​‌‍​‌‌ ‌​‌‍‍​​ ‌‌‍ ​‌‍‍‌‌‍ ‍‌‍‍ ‌​​ ‌‍ ‌‍ ​‌ ‌‌‌‍ ‌‌‍ ‍‌ ​ ​‍‌‌​ ‌‌‌​​‍‌‌ ‌‍‍ ‌‍‌‌‌ ‍‌​‍‌‌​ ​ ‌​‌​​‍‌‌​ ​ ‌​‌​​‍‌‌​ ​‍​ ​‍​ ‌‌‌‍​‌​ ‌‍‌‍‌​​ ‌‌​ ‌‍​ ‌‍​ ‌ ​ ‍​‌‍​ ​ ‌‌​ ​ ​‍‌‌​ ​‍​ ​‍​‍‌‌​ ‌‌‌​‌​​‍ ‍‌‍‍​‌‍‌‌‌‍​‌‌‍‌​‌‍‍‌‌‍ ‍‌‍‌ ​‍‌‍‌ ​​‌‍‌‌‌ ​‍‌ ​ ‌ ​​‌‍‌‌‌‍​ ‌ ‌​‌‍‍‌‌ ‌‍‌‍‌‌​ ‌‌ ​​‌ ‌‌‌‍​‍‌‍ ​‌‍‍‌‌ ​ ‌‍‍​‌‍‌‌‌‍‌​​‍​‍‌ ‌
Blog​​​​‌ ‍ ​‍​‍‌‍ ‌ ​‍‌‍‍‌‌‍‌ ‌‍‍‌‌‍ ‍​‍​‍​ ‍‍​‍​‍‌ ​ ‌‍​‌‌‍ ‍‌‍‍‌‌ ‌​‌ ‍‌​‍ ‍‌‍‍‌‌‍ ​‍​‍​‍ ​​‍​‍‌‍‍​‌ ​‍‌‍‌‌‌‍‌‍​‍​‍​ ‍‍​‍​‍‌‍‍​‌ ‌​‌ ‌​‌ ​​​ ‍‍​‍ ​‍ ‌‍ ​‌‍ ‌‍​ ‌‍​‌‌‍ ​‌‍‍​‌‍ ‌ ​ ‌ ‌​​ ‍‍​ ​ ​ ​ ​ ​ ​ ​ ​‍ ‌‍‍‌‌‍ ‍‌ ‌​‌‍‌‌‌‍ ‍‌ ‌​​‍ ‌‍‌‌‌‍‌​‌‍‍‌‌ ‌​​‍ ‌‍ ‌‌‍ ‌‍‌​‌‍‌‌​ ‌‌ ​​‌ ​‍‌‍‌‌‌ ​ ‌‍‌‌‌‍ ‍‌ ‌​‌‍​‌‌ ‌​‌‍‍‌‌‍ ‌‍ ‍​ ‍ ‌‍‍‌‌‍‌​​ ‌​ ​​‌‍‌​‌‍‌‍​ ‍​​ ​‌​ ‍‌​ ​​​ ‍‌​‍ ‌​ ‍​‌‍​‍​ ​​‌‍‌‍​‍ ‌​ ‌​​ ‍‌​ ​‍​ ‌​​‍ ‌‌‍​‌​ ​​​ ‌​​ ​ ​‍ ‌​ ​‍‌‍‌​‌‍‌‍​ ​​​ ​​​ ‌ ​ ‌​​ ​​‌‍​ ​ ‍​​ ‍​​ ​‍​ ‍ ‌ ‌​‌ ‍‌‌ ​​‌‍‌‌​ ‌‌ ​ ‌‍‍‌‌ ‌​‌‍‌‌‌​‌‍‌‍ ‌‍ ‌ ‌​‌‍‌‌‌ ​‍​ ‍ ‌ ​​‌‍​‌‌ ‌​‌‍‍​​ ‌‌‍ ​‌‍‍‌‌‍ ‍‌‍‍ ‌​​ ‌‍ ‌‍ ​‌ ‌‌‌‍ ‌‌‍ ‍‌ ​ ​‍‌‌​ ‌‌‌​​‍‌‌ ‌‍‍ ‌‍‌‌‌ ‍‌​‍‌‌​ ​ ‌​‌​​‍‌‌​ ​ ‌​‌​​‍‌‌​ ​‍​ ​‍​ ‌‌‌‍​‌​ ‌‍‌‍‌​​ ‌‌​ ‌‍​ ‌‍​ ‌ ​ ‍​‌‍​ ​ ‌‌​ ​ ​‍‌‌​ ​‍​ ​‍​‍‌‌​ ‌‌‌​‌​​‍ ‍‌‍ ​‌‍‍‌‌‍ ‍‌‍‍ ‌ ​ ​‍‌‌​ ‌‌‌​​‍‌‌ ‌‍‍ ‌‍‌‌‌ ‍‌​‍‌‌​ ​ ‌​‌​​‍‌‌​ ​ ‌​‌​​‍‌‌​ ​‍​ ​‍​ ‌‌‌‍​ ‌‍‌‍​ ​ ​ ‍​​ ‍​​ ‌ ‌‍‌‍​ ​‍​ ‍‌​ ‌‍​ ​​​‍‌‌​ ​‍​ ​‍​‍‌‌​ ‌‌‌​‌​​‍ ‍‌‍ ​‌‍​‌‌‍​‍‌‍‌‌‌‍ ​​ ‌‍​‍‌‍​‌‌ ​ ‌‍‌‌‌‌‌‌‌ ​‍‌‍ ​​ ‌‌‍‍​‌ ‌​‌ ‌​‌ ​​​‍‌‌​ ​ ‌​​‌​‍‌‌​ ​‍‌​‌‍​‍‌‌​ ​‍‌​‌‍‌‍ ​‌‍ ‌‍​ ‌‍​‌‌‍ ​‌‍‍​‌‍ ‌ ​ ‌ ‌​​‍‌‌​ ​ ‌​​‌​ ​ ​ ​ ​ ​ ​ ​ ​‍‌‍‌‍‍‌‌‍‌​​ ‌​ ​​‌‍‌​‌‍‌‍​ ‍​​ ​‌​ ‍‌​ ​​​ ‍‌​‍ ‌​ ‍​‌‍​‍​ ​​‌‍‌‍​‍ ‌​ ‌​​ ‍‌​ ​‍​ ‌​​‍ ‌‌‍​‌​ ​​​ ‌​​ ​ ​‍ ‌​ ​‍‌‍‌​‌‍‌‍​ ​​​ ​​​ ‌ ​ ‌​​ ​​‌‍​ ​ ‍​​ ‍​​ ​‍​‍‌‍‌ ‌​‌ ‍‌‌ ​​‌‍‌‌​ ‌‌ ​ ‌‍‍‌‌ ‌​‌‍‌‌‌​‌‍‌‍ ‌‍ ‌ ‌​‌‍‌‌‌ ​‍​‍‌‍‌ ​​‌‍​‌‌ ‌​‌‍‍​​ ‌‌‍ ​‌‍‍‌‌‍ ‍‌‍‍ ‌​​ ‌‍ ‌‍ ​‌ ‌‌‌‍ ‌‌‍ ‍‌ ​ ​‍‌‌​ ‌‌‌​​‍‌‌ ‌‍‍ ‌‍‌‌‌ ‍‌​‍‌‌​ ​ ‌​‌​​‍‌‌​ ​ ‌​‌​​‍‌‌​ ​‍​ ​‍​ ‌‌‌‍​‌​ ‌‍‌‍‌​​ ‌‌​ ‌‍​ ‌‍​ ‌ ​ ‍​‌‍​ ​ ‌‌​ ​ ​‍‌‌​ ​‍​ ​‍​‍‌‌​ ‌‌‌​‌​​‍ ‍‌‍ ​‌‍‍‌‌‍ ‍‌‍‍ ‌ ​ ​‍‌‌​ ‌‌‌​​‍‌‌ ‌‍‍ ‌‍‌‌‌ ‍‌​‍‌‌​ ​ ‌​‌​​‍‌‌​ ​ ‌​‌​​‍‌‌​ ​‍​ ​‍​ ‌‌‌‍​ ‌‍‌‍​ ​ ​ ‍​​ ‍​​ ‌ ‌‍‌‍​ ​‍​ ‍‌​ ‌‍​ ​​​‍‌‌​ ​‍​ ​‍​‍‌‌​ ‌‌‌​‌​​‍ ‍‌‍ ​‌‍​‌‌‍​‍‌‍‌‌‌‍ ​​‍‌‍‌ ​​‌‍‌‌‌ ​‍‌ ​ ‌ ​​‌‍‌‌‌‍​ ‌ ‌​‌‍‍‌‌ ‌‍‌‍‌‌​ ‌‌ ​​‌ ‌‌‌‍​‍‌‍ ​‌‍‍‌‌ ​ ‌‍‍​‌‍‌‌‌‍‌​​‍​‍‌ ‌
Newsroom​​​​‌ ‍ ​‍​‍‌‍ ‌ ​‍‌‍‍‌‌‍‌ ‌‍‍‌‌‍ ‍​‍​‍​ ‍‍​‍​‍‌ ​ ‌‍​‌‌‍ ‍‌‍‍‌‌ ‌​‌ ‍‌​‍ ‍‌‍‍‌‌‍ ​‍​‍​‍ ​​‍​‍‌‍‍​‌ ​‍‌‍‌‌‌‍‌‍​‍​‍​ ‍‍​‍​‍‌‍‍​‌ ‌​‌ ‌​‌ ​​​ ‍‍​‍ ​‍ ‌‍ ​‌‍ ‌‍​ ‌‍​‌‌‍ ​‌‍‍​‌‍ ‌ ​ ‌ ‌​​ ‍‍​ ​ ​ ​ ​ ​ ​ ​ ​‍ ‌‍‍‌‌‍ ‍‌ ‌​‌‍‌‌‌‍ ‍‌ ‌​​‍ ‌‍‌‌‌‍‌​‌‍‍‌‌ ‌​​‍ ‌‍ ‌‌‍ ‌‍‌​‌‍‌‌​ ‌‌ ​​‌ ​‍‌‍‌‌‌ ​ ‌‍‌‌‌‍ ‍‌ ‌​‌‍​‌‌ ‌​‌‍‍‌‌‍ ‌‍ ‍​ ‍ ‌‍‍‌‌‍‌​​ ‌​ ​​‌‍‌​‌‍‌‍​ ‍​​ ​‌​ ‍‌​ ​​​ ‍‌​‍ ‌​ ‍​‌‍​‍​ ​​‌‍‌‍​‍ ‌​ ‌​​ ‍‌​ ​‍​ ‌​​‍ ‌‌‍​‌​ ​​​ ‌​​ ​ ​‍ ‌​ ​‍‌‍‌​‌‍‌‍​ ​​​ ​​​ ‌ ​ ‌​​ ​​‌‍​ ​ ‍​​ ‍​​ ​‍​ ‍ ‌ ‌​‌ ‍‌‌ ​​‌‍‌‌​ ‌‌ ​ ‌‍‍‌‌ ‌​‌‍‌‌‌​‌‍‌‍ ‌‍ ‌ ‌​‌‍‌‌‌ ​‍​ ‍ ‌ ​​‌‍​‌‌ ‌​‌‍‍​​ ‌‌‍ ​‌‍‍‌‌‍ ‍‌‍‍ ‌​​ ‌‍ ‌‍ ​‌ ‌‌‌‍ ‌‌‍ ‍‌ ​ ​‍‌‌​ ‌‌‌​​‍‌‌ ‌‍‍ ‌‍‌‌‌ ‍‌​‍‌‌​ ​ ‌​‌​​‍‌‌​ ​ ‌​‌​​‍‌‌​ ​‍​ ​‍​ ‌‌‌‍​‌​ ‌‍‌‍‌​​ ‌‌​ ‌‍​ ‌‍​ ‌ ​ ‍​‌‍​ ​ ‌‌​ ​ ​‍‌‌​ ​‍​ ​‍​‍‌‌​ ‌‌‌​‌​​‍ ‍‌‍ ​‌‍‍‌‌‍ ‍‌‍‍ ‌ ​ ​‍‌‌​ ‌‌‌​​‍‌‌ ‌‍‍ ‌‍‌‌‌ ‍‌​‍‌‌​ ​ ‌​‌​​‍‌‌​ ​ ‌​‌​​‍‌‌​ ​‍​ ​‍​ ‌‌‌‍‌​‌‍‌​‌‍​‍​ ​‍‌‍‌​​ ‌ ​ ​‌​ ‌‍​ ​ ​ ​‍​ ‍‌​‍‌‌​ ​‍​ ​‍​‍‌‌​ ‌‌‌​‌​​‍ ‍‌‍ ​‌‍​‌‌‍​‍‌‍‌‌‌‍ ​​ ‌‍​‍‌‍​‌‌ ​ ‌‍‌‌‌‌‌‌‌ ​‍‌‍ ​​ ‌‌‍‍​‌ ‌​‌ ‌​‌ ​​​‍‌‌​ ​ ‌​​‌​‍‌‌​ ​‍‌​‌‍​‍‌‌​ ​‍‌​‌‍‌‍ ​‌‍ ‌‍​ ‌‍​‌‌‍ ​‌‍‍​‌‍ ‌ ​ ‌ ‌​​‍‌‌​ ​ ‌​​‌​ ​ ​ ​ ​ ​ ​ ​ ​‍‌‍‌‍‍‌‌‍‌​​ ‌​ ​​‌‍‌​‌‍‌‍​ ‍​​ ​‌​ ‍‌​ ​​​ ‍‌​‍ ‌​ ‍​‌‍​‍​ ​​‌‍‌‍​‍ ‌​ ‌​​ ‍‌​ ​‍​ ‌​​‍ ‌‌‍​‌​ ​​​ ‌​​ ​ ​‍ ‌​ ​‍‌‍‌​‌‍‌‍​ ​​​ ​​​ ‌ ​ ‌​​ ​​‌‍​ ​ ‍​​ ‍​​ ​‍​‍‌‍‌ ‌​‌ ‍‌‌ ​​‌‍‌‌​ ‌‌ ​ ‌‍‍‌‌ ‌​‌‍‌‌‌​‌‍‌‍ ‌‍ ‌ ‌​‌‍‌‌‌ ​‍​‍‌‍‌ ​​‌‍​‌‌ ‌​‌‍‍​​ ‌‌‍ ​‌‍‍‌‌‍ ‍‌‍‍ ‌​​ ‌‍ ‌‍ ​‌ ‌‌‌‍ ‌‌‍ ‍‌ ​ ​‍‌‌​ ‌‌‌​​‍‌‌ ‌‍‍ ‌‍‌‌‌ ‍‌​‍‌‌​ ​ ‌​‌​​‍‌‌​ ​ ‌​‌​​‍‌‌​ ​‍​ ​‍​ ‌‌‌‍​‌​ ‌‍‌‍‌​​ ‌‌​ ‌‍​ ‌‍​ ‌ ​ ‍​‌‍​ ​ ‌‌​ ​ ​‍‌‌​ ​‍​ ​‍​‍‌‌​ ‌‌‌​‌​​‍ ‍‌‍ ​‌‍‍‌‌‍ ‍‌‍‍ ‌ ​ ​‍‌‌​ ‌‌‌​​‍‌‌ ‌‍‍ ‌‍‌‌‌ ‍‌​‍‌‌​ ​ ‌​‌​​‍‌‌​ ​ ‌​‌​​‍‌‌​ ​‍​ ​‍​ ‌‌‌‍‌​‌‍‌​‌‍​‍​ ​‍‌‍‌​​ ‌ ​ ​‌​ ‌‍​ ​ ​ ​‍​ ‍‌​‍‌‌​ ​‍​ ​‍​‍‌‌​ ‌‌‌​‌​​‍ ‍‌‍ ​‌‍​‌‌‍​‍‌‍‌‌‌‍ ​​‍‌‍‌ ​​‌‍‌‌‌ ​‍‌ ​ ‌ ​​‌‍‌‌‌‍​ ‌ ‌​‌‍‍‌‌ ‌‍‌‍‌‌​ ‌‌ ​​‌ ‌‌‌‍​‍‌‍ ​‌‍‍‌‌ ​ ‌‍‍​‌‍‌‌‌‍‌​​‍​‍‌ ‌
Customer Stories​​​​‌ ‍ ​‍​‍‌‍ ‌ ​‍‌‍‍‌‌‍‌ ‌‍‍‌‌‍ ‍​‍​‍​ ‍‍​‍​‍‌ ​ ‌‍​‌‌‍ ‍‌‍‍‌‌ ‌​‌ ‍‌​‍ ‍‌‍‍‌‌‍ ​‍​‍​‍ ​​‍​‍‌‍‍​‌ ​‍‌‍‌‌‌‍‌‍​‍​‍​ ‍‍​‍​‍‌‍‍​‌ ‌​‌ ‌​‌ ​​​ ‍‍​‍ ​‍ ‌‍ ​‌‍ ‌‍​ ‌‍​‌‌‍ ​‌‍‍​‌‍ ‌ ​ ‌ ‌​​ ‍‍​ ​ ​ ​ ​ ​ ​ ​ ​‍ ‌‍‍‌‌‍ ‍‌ ‌​‌‍‌‌‌‍ ‍‌ ‌​​‍ ‌‍‌‌‌‍‌​‌‍‍‌‌ ‌​​‍ ‌‍ ‌‌‍ ‌‍‌​‌‍‌‌​ ‌‌ ​​‌ ​‍‌‍‌‌‌ ​ ‌‍‌‌‌‍ ‍‌ ‌​‌‍​‌‌ ‌​‌‍‍‌‌‍ ‌‍ ‍​ ‍ ‌‍‍‌‌‍‌​​ ‌​ ​​‌‍‌​‌‍‌‍​ ‍​​ ​‌​ ‍‌​ ​​​ ‍‌​‍ ‌​ ‍​‌‍​‍​ ​​‌‍‌‍​‍ ‌​ ‌​​ ‍‌​ ​‍​ ‌​​‍ ‌‌‍​‌​ ​​​ ‌​​ ​ ​‍ ‌​ ​‍‌‍‌​‌‍‌‍​ ​​​ ​​​ ‌ ​ ‌​​ ​​‌‍​ ​ ‍​​ ‍​​ ​‍​ ‍ ‌ ‌​‌ ‍‌‌ ​​‌‍‌‌​ ‌‌ ​ ‌‍‍‌‌ ‌​‌‍‌‌‌​‌‍‌‍ ‌‍ ‌ ‌​‌‍‌‌‌ ​‍​ ‍ ‌ ​​‌‍​‌‌ ‌​‌‍‍​​ ‌‌‍ ​‌‍‍‌‌‍ ‍‌‍‍ ‌​​ ‌‍ ‌‍ ​‌ ‌‌‌‍ ‌‌‍ ‍‌ ​ ​‍‌‌​ ‌‌‌​​‍‌‌ ‌‍‍ ‌‍‌‌‌ ‍‌​‍‌‌​ ​ ‌​‌​​‍‌‌​ ​ ‌​‌​​‍‌‌​ ​‍​ ​‍​ ‌‌‌‍​‌​ ‌‍‌‍‌​​ ‌‌​ ‌‍​ ‌‍​ ‌ ​ ‍​‌‍​ ​ ‌‌​ ​ ​‍‌‌​ ​‍​ ​‍​‍‌‌​ ‌‌‌​‌​​‍ ‍‌‍ ​‌‍‍‌‌‍ ‍‌‍‍ ‌ ​ ​‍‌‌​ ‌‌‌​​‍‌‌ ‌‍‍ ‌‍‌‌‌ ‍‌​‍‌‌​ ​ ‌​‌​​‍‌‌​ ​ ‌​‌​​‍‌‌​ ​‍​ ​‍‌‍​ ‌‍‌‍‌‍‌‌‌‍‌​‌‍‌‍‌‍‌‍‌‍​‌​ ‌ ‌‍​‍​ ​‍‌‍​ ‌‍‌​​‍‌‌​ ​‍​ ​‍​‍‌‌​ ‌‌‌​‌​​‍ ‍‌‍ ​‌‍​‌‌‍​‍‌‍‌‌‌‍ ​​ ‌‍​‍‌‍​‌‌ ​ ‌‍‌‌‌‌‌‌‌ ​‍‌‍ ​​ ‌‌‍‍​‌ ‌​‌ ‌​‌ ​​​‍‌‌​ ​ ‌​​‌​‍‌‌​ ​‍‌​‌‍​‍‌‌​ ​‍‌​‌‍‌‍ ​‌‍ ‌‍​ ‌‍​‌‌‍ ​‌‍‍​‌‍ ‌ ​ ‌ ‌​​‍‌‌​ ​ ‌​​‌​ ​ ​ ​ ​ ​ ​ ​ ​‍‌‍‌‍‍‌‌‍‌​​ ‌​ ​​‌‍‌​‌‍‌‍​ ‍​​ ​‌​ ‍‌​ ​​​ ‍‌​‍ ‌​ ‍​‌‍​‍​ ​​‌‍‌‍​‍ ‌​ ‌​​ ‍‌​ ​‍​ ‌​​‍ ‌‌‍​‌​ ​​​ ‌​​ ​ ​‍ ‌​ ​‍‌‍‌​‌‍‌‍​ ​​​ ​​​ ‌ ​ ‌​​ ​​‌‍​ ​ ‍​​ ‍​​ ​‍​‍‌‍‌ ‌​‌ ‍‌‌ ​​‌‍‌‌​ ‌‌ ​ ‌‍‍‌‌ ‌​‌‍‌‌‌​‌‍‌‍ ‌‍ ‌ ‌​‌‍‌‌‌ ​‍​‍‌‍‌ ​​‌‍​‌‌ ‌​‌‍‍​​ ‌‌‍ ​‌‍‍‌‌‍ ‍‌‍‍ ‌​​ ‌‍ ‌‍ ​‌ ‌‌‌‍ ‌‌‍ ‍‌ ​ ​‍‌‌​ ‌‌‌​​‍‌‌ ‌‍‍ ‌‍‌‌‌ ‍‌​‍‌‌​ ​ ‌​‌​​‍‌‌​ ​ ‌​‌​​‍‌‌​ ​‍​ ​‍​ ‌‌‌‍​‌​ ‌‍‌‍‌​​ ‌‌​ ‌‍​ ‌‍​ ‌ ​ ‍​‌‍​ ​ ‌‌​ ​ ​‍‌‌​ ​‍​ ​‍​‍‌‌​ ‌‌‌​‌​​‍ ‍‌‍ ​‌‍‍‌‌‍ ‍‌‍‍ ‌ ​ ​‍‌‌​ ‌‌‌​​‍‌‌ ‌‍‍ ‌‍‌‌‌ ‍‌​‍‌‌​ ​ ‌​‌​​‍‌‌​ ​ ‌​‌​​‍‌‌​ ​‍​ ​‍‌‍​ ‌‍‌‍‌‍‌‌‌‍‌​‌‍‌‍‌‍‌‍‌‍​‌​ ‌ ‌‍​‍​ ​‍‌‍​ ‌‍‌​​‍‌‌​ ​‍​ ​‍​‍‌‌​ ‌‌‌​‌​​‍ ‍‌‍ ​‌‍​‌‌‍​‍‌‍‌‌‌‍ ​​‍‌‍‌ ​​‌‍‌‌‌ ​‍‌ ​ ‌ ​​‌‍‌‌‌‍​ ‌ ‌​‌‍‍‌‌ ‌‍‌‍‌‌​ ‌‌ ​​‌ ‌‌‌‍​‍‌‍ ​‌‍‍‌‌ ​ ‌‍‍​‌‍‌‌‌‍‌​​‍​‍‌ ‌
Glossary​​​​‌ ‍ ​‍​‍‌‍ ‌ ​‍‌‍‍‌‌‍‌ ‌‍‍‌‌‍ ‍​‍​‍​ ‍‍​‍​‍‌ ​ ‌‍​‌‌‍ ‍‌‍‍‌‌ ‌​‌ ‍‌​‍ ‍‌‍‍‌‌‍ ​‍​‍​‍ ​​‍​‍‌‍‍​‌ ​‍‌‍‌‌‌‍‌‍​‍​‍​ ‍‍​‍​‍‌‍‍​‌ ‌​‌ ‌​‌ ​​​ ‍‍​‍ ​‍ ‌‍ ​‌‍ ‌‍​ ‌‍​‌‌‍ ​‌‍‍​‌‍ ‌ ​ ‌ ‌​​ ‍‍​ ​ ​ ​ ​ ​ ​ ​ ​‍ ‌‍‍‌‌‍ ‍‌ ‌​‌‍‌‌‌‍ ‍‌ ‌​​‍ ‌‍‌‌‌‍‌​‌‍‍‌‌ ‌​​‍ ‌‍ ‌‌‍ ‌‍‌​‌‍‌‌​ ‌‌ ​​‌ ​‍‌‍‌‌‌ ​ ‌‍‌‌‌‍ ‍‌ ‌​‌‍​‌‌ ‌​‌‍‍‌‌‍ ‌‍ ‍​ ‍ ‌‍‍‌‌‍‌​​ ‌​ ​​‌‍‌​‌‍‌‍​ ‍​​ ​‌​ ‍‌​ ​​​ ‍‌​‍ ‌​ ‍​‌‍​‍​ ​​‌‍‌‍​‍ ‌​ ‌​​ ‍‌​ ​‍​ ‌​​‍ ‌‌‍​‌​ ​​​ ‌​​ ​ ​‍ ‌​ ​‍‌‍‌​‌‍‌‍​ ​​​ ​​​ ‌ ​ ‌​​ ​​‌‍​ ​ ‍​​ ‍​​ ​‍​ ‍ ‌ ‌​‌ ‍‌‌ ​​‌‍‌‌​ ‌‌ ​ ‌‍‍‌‌ ‌​‌‍‌‌‌​‌‍‌‍ ‌‍ ‌ ‌​‌‍‌‌‌ ​‍​ ‍ ‌ ​​‌‍​‌‌ ‌​‌‍‍​​ ‌‌‍ ​‌‍‍‌‌‍ ‍‌‍‍ ‌​​ ‌‍ ‌‍ ​‌ ‌‌‌‍ ‌‌‍ ‍‌ ​ ​‍‌‌​ ‌‌‌​​‍‌‌ ‌‍‍ ‌‍‌‌‌ ‍‌​‍‌‌​ ​ ‌​‌​​‍‌‌​ ​ ‌​‌​​‍‌‌​ ​‍​ ​‍​ ‌‌‌‍​‌​ ‌‍‌‍‌​​ ‌‌​ ‌‍​ ‌‍​ ‌ ​ ‍​‌‍​ ​ ‌‌​ ​ ​‍‌‌​ ​‍​ ​‍​‍‌‌​ ‌‌‌​‌​​‍ ‍‌‍ ​‌‍‍‌‌‍ ‍‌‍‍ ‌ ​ ​‍‌‌​ ‌‌‌​​‍‌‌ ‌‍‍ ‌‍‌‌‌ ‍‌​‍‌‌​ ​ ‌​‌​​‍‌‌​ ​ ‌​‌​​‍‌‌​ ​‍​ ​‍​ ‌ ​ ​ ​ ‌​​ ​‌​ ​‍​ ‍‌​ ​‌‌‍​‌​ ​‌​ ​‍‌‍‌‌‌‍‌‍​‍‌‌​ ​‍​ ​‍​‍‌‌​ ‌‌‌​‌​​‍ ‍‌‍ ​‌‍​‌‌‍​‍‌‍‌‌‌‍ ​​ ‌‍​‍‌‍​‌‌ ​ ‌‍‌‌‌‌‌‌‌ ​‍‌‍ ​​ ‌‌‍‍​‌ ‌​‌ ‌​‌ ​​​‍‌‌​ ​ ‌​​‌​‍‌‌​ ​‍‌​‌‍​‍‌‌​ ​‍‌​‌‍‌‍ ​‌‍ ‌‍​ ‌‍​‌‌‍ ​‌‍‍​‌‍ ‌ ​ ‌ ‌​​‍‌‌​ ​ ‌​​‌​ ​ ​ ​ ​ ​ ​ ​ ​‍‌‍‌‍‍‌‌‍‌​​ ‌​ ​​‌‍‌​‌‍‌‍​ ‍​​ ​‌​ ‍‌​ ​​​ ‍‌​‍ ‌​ ‍​‌‍​‍​ ​​‌‍‌‍​‍ ‌​ ‌​​ ‍‌​ ​‍​ ‌​​‍ ‌‌‍​‌​ ​​​ ‌​​ ​ ​‍ ‌​ ​‍‌‍‌​‌‍‌‍​ ​​​ ​​​ ‌ ​ ‌​​ ​​‌‍​ ​ ‍​​ ‍​​ ​‍​‍‌‍‌ ‌​‌ ‍‌‌ ​​‌‍‌‌​ ‌‌ ​ ‌‍‍‌‌ ‌​‌‍‌‌‌​‌‍‌‍ ‌‍ ‌ ‌​‌‍‌‌‌ ​‍​‍‌‍‌ ​​‌‍​‌‌ ‌​‌‍‍​​ ‌‌‍ ​‌‍‍‌‌‍ ‍‌‍‍ ‌​​ ‌‍ ‌‍ ​‌ ‌‌‌‍ ‌‌‍ ‍‌ ​ ​‍‌‌​ ‌‌‌​​‍‌‌ ‌‍‍ ‌‍‌‌‌ ‍‌​‍‌‌​ ​ ‌​‌​​‍‌‌​ ​ ‌​‌​​‍‌‌​ ​‍​ ​‍​ ‌‌‌‍​‌​ ‌‍‌‍‌​​ ‌‌​ ‌‍​ ‌‍​ ‌ ​ ‍​‌‍​ ​ ‌‌​ ​ ​‍‌‌​ ​‍​ ​‍​‍‌‌​ ‌‌‌​‌​​‍ ‍‌‍ ​‌‍‍‌‌‍ ‍‌‍‍ ‌ ​ ​‍‌‌​ ‌‌‌​​‍‌‌ ‌‍‍ ‌‍‌‌‌ ‍‌​‍‌‌​ ​ ‌​‌​​‍‌‌​ ​ ‌​‌​​‍‌‌​ ​‍​ ​‍​ ‌ ​ ​ ​ ‌​​ ​‌​ ​‍​ ‍‌​ ​‌‌‍​‌​ ​‌​ ​‍‌‍‌‌‌‍‌‍​‍‌‌​ ​‍​ ​‍​‍‌‌​ ‌‌‌​‌​​‍ ‍‌‍ ​‌‍​‌‌‍​‍‌‍‌‌‌‍ ​​‍‌‍‌ ​​‌‍‌‌‌ ​‍‌ ​ ‌ ​​‌‍‌‌‌‍​ ‌ ‌​‌‍‍‌‌ ‌‍‌‍‌‌​ ‌‌ ​​‌ ‌‌‌‍​‍‌‍ ​‌‍‍‌‌ ​ ‌‍‍​‌‍‌‌‌‍‌​​‍​‍‌ ‌